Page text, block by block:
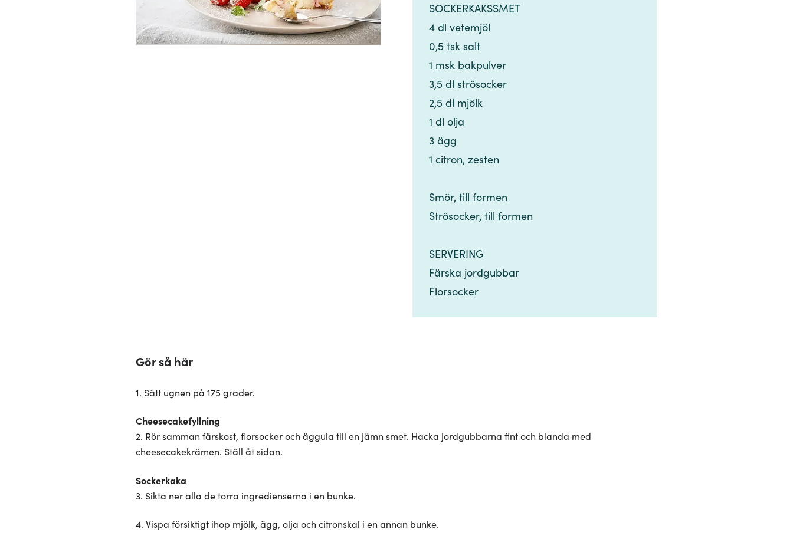
SOCKERKAKSSMET​​​​‌ ‍ ​‍​‍‌‍ ‌ ​‍‌‍‍‌‌‍‌ ‌‍‍‌‌‍ ‍​‍​‍​ ‍‍​‍​‍‌ ​ ‌‍​‌‌‍ ‍‌‍‍‌‌ ‌​‌ ‍‌​‍ ‍‌‍‍‌‌‍ ​‍​‍​‍ ​​‍​‍‌‍‍​‌ ​‍‌‍‌‌‌‍‌‍​‍​‍​ ‍‍​‍​‍‌‍‍​‌ ‌​‌ ‌​‌ ​​‌ ​ ​ ‍‍​‍ ​‍ ‌‍​ ‌‍ ‌‌ ​ ​‍ ‍‌‍​ ‌‍‌‌‌ ​‍‌ ‌‍‌‍‌‌‌ ​‍‌‍​‌​‍ ‍‌ ​ ‌‍‌‌​‍ ‌ ​​‌ ​‍‌‍ ‌‍‌​‌ ‌‌‌‍​ ‌ ‌​‌‍‍‌‌‍ ‌‍ ‍​‍ ‌‍‍‌‌‍ ‍‌ ‌​‌‍‌‌‌‍ ‍‌ ‌​​‍ ‌‍‌‌‌‍‌​‌‍‍‌‌ ‌​​‍ ‌‍ ‌‌‍ ‌‍‌​‌‍‌‌​ ‌‌ ​​‌ ​‍‌‍‌‌‌ ​ ‌‍‌‌‌‍ ‍‌ ‌​‌‍​‌‌ ‌​‌‍‍‌‌‍ ‌‍ ‍​ ‍ ‌‍‍‌‌‍‌​​ ‌​ ‌‍​ ​‍​ ​‍‌‍​‌‌‍​ ‌‍‌‌​ ‌‍​ ‍‌​‍ ‌​ ​‍​ ​‍​ ​‌​ ‌​​‍ ‌​ ‌​‌‍‌‌​ ‍‌‌‍‌​​‍ ‌‌‍​‌​ ​‌​ ‌ ​ ‌‍​‍ ‌‌‍​‍​ ​‌​ ​‌​ ​ ‌‍​‍​ ‌ ​ ​​​ ​ ​ ​‌​ ‌‍​ ‌​‌‍‌‌​ ‍ ‌ ‌​‌ ‍‌‌ ​​‌‍‌‌​ ‌‌ ​​‌‍​‌‌‍‌ ‌‍‌‌​ ‍ ‌ ​​‌‍​‌‌ ‌​‌‍‍​​ ‌‌‍​‍‌‍ ​‌‍ ‌‍​ ‌‍‍ ‌ ​ ​‍‌‌​ ‌‌‌​​‍‌‌ ‌‍‍ ‌‍‌‌‌ ‍‌​‍‌‌​ ​ ‌​‌​​‍‌‌​ ​ ‌​‌​​‍‌‌​ ​‍​ ​‍‌‍​‍​ ‌‍​ ‌​​ ​ ‌‍​‍​ ​‍‌‍‌​‌‍‌‌​‍ ‌‌‍‌​‌‍​‍‌‍​‍​ ​ ​‍ ‌​ ‌​‌‍‌​​ ‌‍​ ​ ​‍ ‌‌‍​‍​ ‍​​ ​‍​ ​​​‍ ‌‌‍‌‍​ ‌​​ ‌‍​ ​‍​ ​‍​ ‌ ‌‍‌​‌‍​‌​ ​​‌‍‌​​ ‍​​ ​ ​‍‌‌​ ​‍​ ​‍​‍‌‌​ ‌‌‌​‌​​‍ ‍‌‍​ ‌‍ ‌‍ ​‌ ‌‌‌‍ ‌‌‍ ‍‌ ​ ​‍‌‌​ ‌‌‌​​‍‌‌ ‌‍‍ ‌‍‌‌‌ ‍‌​‍‌‌​ ​ ‌​‌​​‍‌‌​ ​ ‌​‌​​‍‌‌​ ​‍​ ​‍​ ‌‌​ ‌‌‌‍‌​‌‍‌‌‌‍‌‌​ ‌ ​ ‌‍​ ‌​​ ​​​ ‍​‌‍‌‍‌‍​ ​‍‌‌​ ​‍​ ​‍​‍‌‌​ ‌‌‌​‌​​‍ ‍‌‍‍‌‌ ‌​‌‍‌‌‌‍ ‌‌ ​ ​‍‌‌​ ‌‌‌​​‍​ ‍​​‍‌‌​ ‌‌‌​‌​​ ‌‍​‍‌‍​‌‌ ​ ‌‍‌‌‌‌‌‌‌ ​‍‌‍ ​​ ‌‌‍‍​‌ ‌​‌ ‌​‌ ​​‌ ​ ​‍‌‌​ ​ ‌​​‌​‍‌‌​ ​‍‌​‌‍​‍‌‌​ ​‍‌​‌‍‌‍​ ‌‍ ‌‌ ​ ​‍ ‍‌‍​ ‌‍‌‌‌ ​‍‌ ‌‍‌‍‌‌‌ ​‍‌‍​‌​‍ ‍‌ ​ ‌‍‌‌​‍‌‍‌‍‍‌‌‍‌​​ ‌​ ‌‍​ ​‍​ ​‍‌‍​‌‌‍​ ‌‍‌‌​ ‌‍​ ‍‌​‍ ‌​ ​‍​ ​‍​ ​‌​ ‌​​‍ ‌​ ‌​‌‍‌‌​ ‍‌‌‍‌​​‍ ‌‌‍​‌​ ​‌​ ‌ ​ ‌‍​‍ ‌‌‍​‍​ ​‌​ ​‌​ ​ ‌‍​‍​ ‌ ​ ​​​ ​ ​ ​‌​ ‌‍​ ‌​‌‍‌‌​‍‌‍‌ ‌​‌ ‍‌‌ ​​‌‍‌‌​ ‌‌ ​​‌‍​‌‌‍‌ ‌‍‌‌​‍‌‍‌ ​​‌‍​‌‌ ‌​‌‍‍​​ ‌‌‍​‍‌‍ ​‌‍ ‌‍​ ‌‍‍ ‌ ​ ​‍‌‌​ ‌‌‌​​‍‌‌ ‌‍‍ ‌‍‌‌‌ ‍‌​‍‌‌​ ​ ‌​‌​​‍‌‌​ ​ ‌​‌​​‍‌‌​ ​‍​ ​‍‌‍​‍​ ‌‍​ ‌​​ ​ ‌‍​‍​ ​‍‌‍‌​‌‍‌‌​‍ ‌‌‍‌​‌‍​‍‌‍​‍​ ​ ​‍ ‌​ ‌​‌‍‌​​ ‌‍​ ​ ​‍ ‌‌‍​‍​ ‍​​ ​‍​ ​​​‍ ‌‌‍‌‍​ ‌​​ ‌‍​ ​‍​ ​‍​ ‌ ‌‍‌​‌‍​‌​ ​​‌‍‌​​ ‍​​ ​ ​‍‌‌​ ​‍​ ​‍​‍‌‌​ ‌‌‌​‌​​‍ ‍‌‍​ ‌‍ ‌‍ ​‌ ‌‌‌‍ ‌‌‍ ‍‌ ​ ​‍‌‌​ ‌‌‌​​‍‌‌ ‌‍‍ ‌‍‌‌‌ ‍‌​‍‌‌​ ​ ‌​‌​​‍‌‌​ ​ ‌​‌​​‍‌‌​ ​‍​ ​‍​ ‌‌​ ‌‌‌‍‌​‌‍‌‌‌‍‌‌​ ‌ ​ ‌‍​ ‌​​ ​​​ ‍​‌‍‌‍‌‍​ ​‍‌‌​ ​‍​ ​‍​‍‌‌​ ‌‌‌​‌​​‍ ‍‌‍‍‌‌ ‌​‌‍‌‌‌‍ ‌‌ ​ ​‍‌‌​ ‌‌‌​​‍​ ‍​​‍‌‌​ ‌‌‌​‌​​‍‌‍‌ ‌ ‌‍ ‌ ​‍‌‍‍ ‌ ​ ‌ ​​‌‍​‌‌‍​ ‌‍‌‌​ ‌‌ ​​‌ ​‍‌‍ ‌‍‌​‌ ‌‌‌‍​ ‌ ‌​‌‍‍‌‌‍ ‌‍ ‍​‍‌‍‌ ​​‌‍‌‌‌ ​‍‌ ​ ‌ ​​‌‍‌‌‌‍​ ‌ ‌​‌‍‍‌‌ ‌‍‌‍‌‌​ ‌‌ ​​‌ ‌‌‌‍​‍‌‍ ​‌‍‍‌‌ ​ ‌‍‍​‌‍‌‌‌‍‌​​‍​‍‌ ‌
4 dl vetemjöl​​​​‌ ‍ ​‍​‍‌‍ ‌ ​‍‌‍‍‌‌‍‌ ‌‍‍‌‌‍ ‍​‍​‍​ ‍‍​‍​‍‌ ​ ‌‍​‌‌‍ ‍‌‍‍‌‌ ‌​‌ ‍‌​‍ ‍‌‍‍‌‌‍ ​‍​‍​‍ ​​‍​‍‌‍‍​‌ ​‍‌‍‌‌‌‍‌‍​‍​‍​ ‍‍​‍​‍‌‍‍​‌ ‌​‌ ‌​‌ ​​‌ ​ ​ ‍‍​‍ ​‍ ‌‍​ ‌‍ ‌‌ ​ ​‍ ‍‌‍​ ‌‍‌‌‌ ​‍‌ ‌‍‌‍‌‌‌ ​‍‌‍​‌​‍ ‍‌ ​ ‌‍‌‌​‍ ‌ ​​‌ ​‍‌‍ ‌‍‌​‌ ‌‌‌‍​ ‌ ‌​‌‍‍‌‌‍ ‌‍ ‍​‍ ‌‍‍‌‌‍ ‍‌ ‌​‌‍‌‌‌‍ ‍‌ ‌​​‍ ‌‍‌‌‌‍‌​‌‍‍‌‌ ‌​​‍ ‌‍ ‌‌‍ ‌‍‌​‌‍‌‌​ ‌‌ ​​‌ ​‍‌‍‌‌‌ ​ ‌‍‌‌‌‍ ‍‌ ‌​‌‍​‌‌ ‌​‌‍‍‌‌‍ ‌‍ ‍​ ‍ ‌‍‍‌‌‍‌​​ ‌​ ‌‍​ ​‍​ ​‍‌‍​‌‌‍​ ‌‍‌‌​ ‌‍​ ‍‌​‍ ‌​ ​‍​ ​‍​ ​‌​ ‌​​‍ ‌​ ‌​‌‍‌‌​ ‍‌‌‍‌​​‍ ‌‌‍​‌​ ​‌​ ‌ ​ ‌‍​‍ ‌‌‍​‍​ ​‌​ ​‌​ ​ ‌‍​‍​ ‌ ​ ​​​ ​ ​ ​‌​ ‌‍​ ‌​‌‍‌‌​ ‍ ‌ ‌​‌ ‍‌‌ ​​‌‍‌‌​ ‌‌ ​​‌‍​‌‌‍‌ ‌‍‌‌​ ‍ ‌ ​​‌‍​‌‌ ‌​‌‍‍​​ ‌‌‍​‍‌‍ ​‌‍ ‌‍​ ‌‍‍ ‌ ​ ​‍‌‌​ ‌‌‌​​‍‌‌ ‌‍‍ ‌‍‌‌‌ ‍‌​‍‌‌​ ​ ‌​‌​​‍‌‌​ ​ ‌​‌​​‍‌‌​ ​‍​ ​‍‌‍​‍​ ‌‍​ ‌​​ ​ ‌‍​‍​ ​‍‌‍‌​‌‍‌‌​‍ ‌‌‍‌​‌‍​‍‌‍​‍​ ​ ​‍ ‌​ ‌​‌‍‌​​ ‌‍​ ​ ​‍ ‌‌‍​‍​ ‍​​ ​‍​ ​​​‍ ‌‌‍‌‍​ ‌​​ ‌‍​ ​‍​ ​‍​ ‌ ‌‍‌​‌‍​‌​ ​​‌‍‌​​ ‍​​ ​ ​‍‌‌​ ​‍​ ​‍​‍‌‌​ ‌‌‌​‌​​‍ ‍‌‍​ ‌‍ ‌‍ ​‌ ‌‌‌‍ ‌‌‍ ‍‌ ​ ​‍‌‌​ ‌‌‌​​‍‌‌ ‌‍‍ ‌‍‌‌‌ ‍‌​‍‌‌​ ​ ‌​‌​​‍‌‌​ ​ ‌​‌​​‍‌‌​ ​‍​ ​‍​ ‌‌​ ‌‌‌‍‌​‌‍‌‌‌‍‌‌​ ‌ ​ ‌‍​ ‌​​ ​​​ ‍​‌‍‌‍‌‍​ ​‍‌‌​ ​‍​ ​‍​‍‌‌​ ‌‌‌​‌​​‍ ‍‌‍‍‌‌ ‌​‌‍‌‌‌‍ ‌‌ ​ ​‍‌‌​ ‌‌‌​​‍​ ‍‌​‍‌‌​ ‌‌‌​‌​​ ‌‍​‍‌‍​‌‌ ​ ‌‍‌‌‌‌‌‌‌ ​‍‌‍ ​​ ‌‌‍‍​‌ ‌​‌ ‌​‌ ​​‌ ​ ​‍‌‌​ ​ ‌​​‌​‍‌‌​ ​‍‌​‌‍​‍‌‌​ ​‍‌​‌‍‌‍​ ‌‍ ‌‌ ​ ​‍ ‍‌‍​ ‌‍‌‌‌ ​‍‌ ‌‍‌‍‌‌‌ ​‍‌‍​‌​‍ ‍‌ ​ ‌‍‌‌​‍‌‍‌‍‍‌‌‍‌​​ ‌​ ‌‍​ ​‍​ ​‍‌‍​‌‌‍​ ‌‍‌‌​ ‌‍​ ‍‌​‍ ‌​ ​‍​ ​‍​ ​‌​ ‌​​‍ ‌​ ‌​‌‍‌‌​ ‍‌‌‍‌​​‍ ‌‌‍​‌​ ​‌​ ‌ ​ ‌‍​‍ ‌‌‍​‍​ ​‌​ ​‌​ ​ ‌‍​‍​ ‌ ​ ​​​ ​ ​ ​‌​ ‌‍​ ‌​‌‍‌‌​‍‌‍‌ ‌​‌ ‍‌‌ ​​‌‍‌‌​ ‌‌ ​​‌‍​‌‌‍‌ ‌‍‌‌​‍‌‍‌ ​​‌‍​‌‌ ‌​‌‍‍​​ ‌‌‍​‍‌‍ ​‌‍ ‌‍​ ‌‍‍ ‌ ​ ​‍‌‌​ ‌‌‌​​‍‌‌ ‌‍‍ ‌‍‌‌‌ ‍‌​‍‌‌​ ​ ‌​‌​​‍‌‌​ ​ ‌​‌​​‍‌‌​ ​‍​ ​‍‌‍​‍​ ‌‍​ ‌​​ ​ ‌‍​‍​ ​‍‌‍‌​‌‍‌‌​‍ ‌‌‍‌​‌‍​‍‌‍​‍​ ​ ​‍ ‌​ ‌​‌‍‌​​ ‌‍​ ​ ​‍ ‌‌‍​‍​ ‍​​ ​‍​ ​​​‍ ‌‌‍‌‍​ ‌​​ ‌‍​ ​‍​ ​‍​ ‌ ‌‍‌​‌‍​‌​ ​​‌‍‌​​ ‍​​ ​ ​‍‌‌​ ​‍​ ​‍​‍‌‌​ ‌‌‌​‌​​‍ ‍‌‍​ ‌‍ ‌‍ ​‌ ‌‌‌‍ ‌‌‍ ‍‌ ​ ​‍‌‌​ ‌‌‌​​‍‌‌ ‌‍‍ ‌‍‌‌‌ ‍‌​‍‌‌​ ​ ‌​‌​​‍‌‌​ ​ ‌​‌​​‍‌‌​ ​‍​ ​‍​ ‌‌​ ‌‌‌‍‌​‌‍‌‌‌‍‌‌​ ‌ ​ ‌‍​ ‌​​ ​​​ ‍​‌‍‌‍‌‍​ ​‍‌‌​ ​‍​ ​‍​‍‌‌​ ‌‌‌​‌​​‍ ‍‌‍‍‌‌ ‌​‌‍‌‌‌‍ ‌‌ ​ ​‍‌‌​ ‌‌‌​​‍​ ‍‌​‍‌‌​ ‌‌‌​‌​​‍‌‍‌ ‌ ‌‍ ‌ ​‍‌‍‍ ‌ ​ ‌ ​​‌‍​‌‌‍​ ‌‍‌‌​ ‌‌ ​​‌ ​‍‌‍ ‌‍‌​‌ ‌‌‌‍​ ‌ ‌​‌‍‍‌‌‍ ‌‍ ‍​‍‌‍‌ ​​‌‍‌‌‌ ​‍‌ ​ ‌ ​​‌‍‌‌‌‍​ ‌ ‌​‌‍‍‌‌ ‌‍‌‍‌‌​ ‌‌ ​​‌ ‌‌‌‍​‍‌‍ ​‌‍‍‌‌ ​ ‌‍‍​‌‍‌‌‌‍‌​​‍​‍‌ ‌
0,5 tsk salt​​​​‌ ‍ ​‍​‍‌‍ ‌ ​‍‌‍‍‌‌‍‌ ‌‍‍‌‌‍ ‍​‍​‍​ ‍‍​‍​‍‌ ​ ‌‍​‌‌‍ ‍‌‍‍‌‌ ‌​‌ ‍‌​‍ ‍‌‍‍‌‌‍ ​‍​‍​‍ ​​‍​‍‌‍‍​‌ ​‍‌‍‌‌‌‍‌‍​‍​‍​ ‍‍​‍​‍‌‍‍​‌ ‌​‌ ‌​‌ ​​‌ ​ ​ ‍‍​‍ ​‍ ‌‍​ ‌‍ ‌‌ ​ ​‍ ‍‌‍​ ‌‍‌‌‌ ​‍‌ ‌‍‌‍‌‌‌ ​‍‌‍​‌​‍ ‍‌ ​ ‌‍‌‌​‍ ‌ ​​‌ ​‍‌‍ ‌‍‌​‌ ‌‌‌‍​ ‌ ‌​‌‍‍‌‌‍ ‌‍ ‍​‍ ‌‍‍‌‌‍ ‍‌ ‌​‌‍‌‌‌‍ ‍‌ ‌​​‍ ‌‍‌‌‌‍‌​‌‍‍‌‌ ‌​​‍ ‌‍ ‌‌‍ ‌‍‌​‌‍‌‌​ ‌‌ ​​‌ ​‍‌‍‌‌‌ ​ ‌‍‌‌‌‍ ‍‌ ‌​‌‍​‌‌ ‌​‌‍‍‌‌‍ ‌‍ ‍​ ‍ ‌‍‍‌‌‍‌​​ ‌​ ‌‍​ ​‍​ ​‍‌‍​‌‌‍​ ‌‍‌‌​ ‌‍​ ‍‌​‍ ‌​ ​‍​ ​‍​ ​‌​ ‌​​‍ ‌​ ‌​‌‍‌‌​ ‍‌‌‍‌​​‍ ‌‌‍​‌​ ​‌​ ‌ ​ ‌‍​‍ ‌‌‍​‍​ ​‌​ ​‌​ ​ ‌‍​‍​ ‌ ​ ​​​ ​ ​ ​‌​ ‌‍​ ‌​‌‍‌‌​ ‍ ‌ ‌​‌ ‍‌‌ ​​‌‍‌‌​ ‌‌ ​​‌‍​‌‌‍‌ ‌‍‌‌​ ‍ ‌ ​​‌‍​‌‌ ‌​‌‍‍​​ ‌‌‍​‍‌‍ ​‌‍ ‌‍​ ‌‍‍ ‌ ​ ​‍‌‌​ ‌‌‌​​‍‌‌ ‌‍‍ ‌‍‌‌‌ ‍‌​‍‌‌​ ​ ‌​‌​​‍‌‌​ ​ ‌​‌​​‍‌‌​ ​‍​ ​‍‌‍​‍​ ‌‍​ ‌​​ ​ ‌‍​‍​ ​‍‌‍‌​‌‍‌‌​‍ ‌‌‍‌​‌‍​‍‌‍​‍​ ​ ​‍ ‌​ ‌​‌‍‌​​ ‌‍​ ​ ​‍ ‌‌‍​‍​ ‍​​ ​‍​ ​​​‍ ‌‌‍‌‍​ ‌​​ ‌‍​ ​‍​ ​‍​ ‌ ‌‍‌​‌‍​‌​ ​​‌‍‌​​ ‍​​ ​ ​‍‌‌​ ​‍​ ​‍​‍‌‌​ ‌‌‌​‌​​‍ ‍‌‍​ ‌‍ ‌‍ ​‌ ‌‌‌‍ ‌‌‍ ‍‌ ​ ​‍‌‌​ ‌‌‌​​‍‌‌ ‌‍‍ ‌‍‌‌‌ ‍‌​‍‌‌​ ​ ‌​‌​​‍‌‌​ ​ ‌​‌​​‍‌‌​ ​‍​ ​‍​ ‌‌​ ‌‌‌‍‌​‌‍‌‌‌‍‌‌​ ‌ ​ ‌‍​ ‌​​ ​​​ ‍​‌‍‌‍‌‍​ ​‍‌‌​ ​‍​ ​‍​‍‌‌​ ‌‌‌​‌​​‍ ‍‌‍‍‌‌ ‌​‌‍‌‌‌‍ ‌‌ ​ ​‍‌‌​ ‌‌‌​​‍​ ​‌​ ​​​‍‌‌​ ‌‌‌​‌​​ ‌‍​‍‌‍​‌‌ ​ ‌‍‌‌‌‌‌‌‌ ​‍‌‍ ​​ ‌‌‍‍​‌ ‌​‌ ‌​‌ ​​‌ ​ ​‍‌‌​ ​ ‌​​‌​‍‌‌​ ​‍‌​‌‍​‍‌‌​ ​‍‌​‌‍‌‍​ ‌‍ ‌‌ ​ ​‍ ‍‌‍​ ‌‍‌‌‌ ​‍‌ ‌‍‌‍‌‌‌ ​‍‌‍​‌​‍ ‍‌ ​ ‌‍‌‌​‍‌‍‌‍‍‌‌‍‌​​ ‌​ ‌‍​ ​‍​ ​‍‌‍​‌‌‍​ ‌‍‌‌​ ‌‍​ ‍‌​‍ ‌​ ​‍​ ​‍​ ​‌​ ‌​​‍ ‌​ ‌​‌‍‌‌​ ‍‌‌‍‌​​‍ ‌‌‍​‌​ ​‌​ ‌ ​ ‌‍​‍ ‌‌‍​‍​ ​‌​ ​‌​ ​ ‌‍​‍​ ‌ ​ ​​​ ​ ​ ​‌​ ‌‍​ ‌​‌‍‌‌​‍‌‍‌ ‌​‌ ‍‌‌ ​​‌‍‌‌​ ‌‌ ​​‌‍​‌‌‍‌ ‌‍‌‌​‍‌‍‌ ​​‌‍​‌‌ ‌​‌‍‍​​ ‌‌‍​‍‌‍ ​‌‍ ‌‍​ ‌‍‍ ‌ ​ ​‍‌‌​ ‌‌‌​​‍‌‌ ‌‍‍ ‌‍‌‌‌ ‍‌​‍‌‌​ ​ ‌​‌​​‍‌‌​ ​ ‌​‌​​‍‌‌​ ​‍​ ​‍‌‍​‍​ ‌‍​ ‌​​ ​ ‌‍​‍​ ​‍‌‍‌​‌‍‌‌​‍ ‌‌‍‌​‌‍​‍‌‍​‍​ ​ ​‍ ‌​ ‌​‌‍‌​​ ‌‍​ ​ ​‍ ‌‌‍​‍​ ‍​​ ​‍​ ​​​‍ ‌‌‍‌‍​ ‌​​ ‌‍​ ​‍​ ​‍​ ‌ ‌‍‌​‌‍​‌​ ​​‌‍‌​​ ‍​​ ​ ​‍‌‌​ ​‍​ ​‍​‍‌‌​ ‌‌‌​‌​​‍ ‍‌‍​ ‌‍ ‌‍ ​‌ ‌‌‌‍ ‌‌‍ ‍‌ ​ ​‍‌‌​ ‌‌‌​​‍‌‌ ‌‍‍ ‌‍‌‌‌ ‍‌​‍‌‌​ ​ ‌​‌​​‍‌‌​ ​ ‌​‌​​‍‌‌​ ​‍​ ​‍​ ‌‌​ ‌‌‌‍‌​‌‍‌‌‌‍‌‌​ ‌ ​ ‌‍​ ‌​​ ​​​ ‍​‌‍‌‍‌‍​ ​‍‌‌​ ​‍​ ​‍​‍‌‌​ ‌‌‌​‌​​‍ ‍‌‍‍‌‌ ‌​‌‍‌‌‌‍ ‌‌ ​ ​‍‌‌​ ‌‌‌​​‍​ ​‌​ ​​​‍‌‌​ ‌‌‌​‌​​‍‌‍‌ ‌ ‌‍ ‌ ​‍‌‍‍ ‌ ​ ‌ ​​‌‍​‌‌‍​ ‌‍‌‌​ ‌‌ ​​‌ ​‍‌‍ ‌‍‌​‌ ‌‌‌‍​ ‌ ‌​‌‍‍‌‌‍ ‌‍ ‍​‍‌‍‌ ​​‌‍‌‌‌ ​‍‌ ​ ‌ ​​‌‍‌‌‌‍​ ‌ ‌​‌‍‍‌‌ ‌‍‌‍‌‌​ ‌‌ ​​‌ ‌‌‌‍​‍‌‍ ​‌‍‍‌‌ ​ ‌‍‍​‌‍‌‌‌‍‌​​‍​‍‌ ‌
1 msk bakpulver​​​​‌ ‍ ​‍​‍‌‍ ‌ ​‍‌‍‍‌‌‍‌ ‌‍‍‌‌‍ ‍​‍​‍​ ‍‍​‍​‍‌ ​ ‌‍​‌‌‍ ‍‌‍‍‌‌ ‌​‌ ‍‌​‍ ‍‌‍‍‌‌‍ ​‍​‍​‍ ​​‍​‍‌‍‍​‌ ​‍‌‍‌‌‌‍‌‍​‍​‍​ ‍‍​‍​‍‌‍‍​‌ ‌​‌ ‌​‌ ​​‌ ​ ​ ‍‍​‍ ​‍ ‌‍​ ‌‍ ‌‌ ​ ​‍ ‍‌‍​ ‌‍‌‌‌ ​‍‌ ‌‍‌‍‌‌‌ ​‍‌‍​‌​‍ ‍‌ ​ ‌‍‌‌​‍ ‌ ​​‌ ​‍‌‍ ‌‍‌​‌ ‌‌‌‍​ ‌ ‌​‌‍‍‌‌‍ ‌‍ ‍​‍ ‌‍‍‌‌‍ ‍‌ ‌​‌‍‌‌‌‍ ‍‌ ‌​​‍ ‌‍‌‌‌‍‌​‌‍‍‌‌ ‌​​‍ ‌‍ ‌‌‍ ‌‍‌​‌‍‌‌​ ‌‌ ​​‌ ​‍‌‍‌‌‌ ​ ‌‍‌‌‌‍ ‍‌ ‌​‌‍​‌‌ ‌​‌‍‍‌‌‍ ‌‍ ‍​ ‍ ‌‍‍‌‌‍‌​​ ‌​ ‌‍​ ​‍​ ​‍‌‍​‌‌‍​ ‌‍‌‌​ ‌‍​ ‍‌​‍ ‌​ ​‍​ ​‍​ ​‌​ ‌​​‍ ‌​ ‌​‌‍‌‌​ ‍‌‌‍‌​​‍ ‌‌‍​‌​ ​‌​ ‌ ​ ‌‍​‍ ‌‌‍​‍​ ​‌​ ​‌​ ​ ‌‍​‍​ ‌ ​ ​​​ ​ ​ ​‌​ ‌‍​ ‌​‌‍‌‌​ ‍ ‌ ‌​‌ ‍‌‌ ​​‌‍‌‌​ ‌‌ ​​‌‍​‌‌‍‌ ‌‍‌‌​ ‍ ‌ ​​‌‍​‌‌ ‌​‌‍‍​​ ‌‌‍​‍‌‍ ​‌‍ ‌‍​ ‌‍‍ ‌ ​ ​‍‌‌​ ‌‌‌​​‍‌‌ ‌‍‍ ‌‍‌‌‌ ‍‌​‍‌‌​ ​ ‌​‌​​‍‌‌​ ​ ‌​‌​​‍‌‌​ ​‍​ ​‍‌‍​‍​ ‌‍​ ‌​​ ​ ‌‍​‍​ ​‍‌‍‌​‌‍‌‌​‍ ‌‌‍‌​‌‍​‍‌‍​‍​ ​ ​‍ ‌​ ‌​‌‍‌​​ ‌‍​ ​ ​‍ ‌‌‍​‍​ ‍​​ ​‍​ ​​​‍ ‌‌‍‌‍​ ‌​​ ‌‍​ ​‍​ ​‍​ ‌ ‌‍‌​‌‍​‌​ ​​‌‍‌​​ ‍​​ ​ ​‍‌‌​ ​‍​ ​‍​‍‌‌​ ‌‌‌​‌​​‍ ‍‌‍​ ‌‍ ‌‍ ​‌ ‌‌‌‍ ‌‌‍ ‍‌ ​ ​‍‌‌​ ‌‌‌​​‍‌‌ ‌‍‍ ‌‍‌‌‌ ‍‌​‍‌‌​ ​ ‌​‌​​‍‌‌​ ​ ‌​‌​​‍‌‌​ ​‍​ ​‍​ ‌‌​ ‌‌‌‍‌​‌‍‌‌‌‍‌‌​ ‌ ​ ‌‍​ ‌​​ ​​​ ‍​‌‍‌‍‌‍​ ​‍‌‌​ ​‍​ ​‍​‍‌‌​ ‌‌‌​‌​​‍ ‍‌‍‍‌‌ ‌​‌‍‌‌‌‍ ‌‌ ​ ​‍‌‌​ ‌‌‌​​‍​ ​‌​ ​‌​‍‌‌​ ‌‌‌​‌​​ ‌‍​‍‌‍​‌‌ ​ ‌‍‌‌‌‌‌‌‌ ​‍‌‍ ​​ ‌‌‍‍​‌ ‌​‌ ‌​‌ ​​‌ ​ ​‍‌‌​ ​ ‌​​‌​‍‌‌​ ​‍‌​‌‍​‍‌‌​ ​‍‌​‌‍‌‍​ ‌‍ ‌‌ ​ ​‍ ‍‌‍​ ‌‍‌‌‌ ​‍‌ ‌‍‌‍‌‌‌ ​‍‌‍​‌​‍ ‍‌ ​ ‌‍‌‌​‍‌‍‌‍‍‌‌‍‌​​ ‌​ ‌‍​ ​‍​ ​‍‌‍​‌‌‍​ ‌‍‌‌​ ‌‍​ ‍‌​‍ ‌​ ​‍​ ​‍​ ​‌​ ‌​​‍ ‌​ ‌​‌‍‌‌​ ‍‌‌‍‌​​‍ ‌‌‍​‌​ ​‌​ ‌ ​ ‌‍​‍ ‌‌‍​‍​ ​‌​ ​‌​ ​ ‌‍​‍​ ‌ ​ ​​​ ​ ​ ​‌​ ‌‍​ ‌​‌‍‌‌​‍‌‍‌ ‌​‌ ‍‌‌ ​​‌‍‌‌​ ‌‌ ​​‌‍​‌‌‍‌ ‌‍‌‌​‍‌‍‌ ​​‌‍​‌‌ ‌​‌‍‍​​ ‌‌‍​‍‌‍ ​‌‍ ‌‍​ ‌‍‍ ‌ ​ ​‍‌‌​ ‌‌‌​​‍‌‌ ‌‍‍ ‌‍‌‌‌ ‍‌​‍‌‌​ ​ ‌​‌​​‍‌‌​ ​ ‌​‌​​‍‌‌​ ​‍​ ​‍‌‍​‍​ ‌‍​ ‌​​ ​ ‌‍​‍​ ​‍‌‍‌​‌‍‌‌​‍ ‌‌‍‌​‌‍​‍‌‍​‍​ ​ ​‍ ‌​ ‌​‌‍‌​​ ‌‍​ ​ ​‍ ‌‌‍​‍​ ‍​​ ​‍​ ​​​‍ ‌‌‍‌‍​ ‌​​ ‌‍​ ​‍​ ​‍​ ‌ ‌‍‌​‌‍​‌​ ​​‌‍‌​​ ‍​​ ​ ​‍‌‌​ ​‍​ ​‍​‍‌‌​ ‌‌‌​‌​​‍ ‍‌‍​ ‌‍ ‌‍ ​‌ ‌‌‌‍ ‌‌‍ ‍‌ ​ ​‍‌‌​ ‌‌‌​​‍‌‌ ‌‍‍ ‌‍‌‌‌ ‍‌​‍‌‌​ ​ ‌​‌​​‍‌‌​ ​ ‌​‌​​‍‌‌​ ​‍​ ​‍​ ‌‌​ ‌‌‌‍‌​‌‍‌‌‌‍‌‌​ ‌ ​ ‌‍​ ‌​​ ​​​ ‍​‌‍‌‍‌‍​ ​‍‌‌​ ​‍​ ​‍​‍‌‌​ ‌‌‌​‌​​‍ ‍‌‍‍‌‌ ‌​‌‍‌‌‌‍ ‌‌ ​ ​‍‌‌​ ‌‌‌​​‍​ ​‌​ ​‌​‍‌‌​ ‌‌‌​‌​​‍‌‍‌ ‌ ‌‍ ‌ ​‍‌‍‍ ‌ ​ ‌ ​​‌‍​‌‌‍​ ‌‍‌‌​ ‌‌ ​​‌ ​‍‌‍ ‌‍‌​‌ ‌‌‌‍​ ‌ ‌​‌‍‍‌‌‍ ‌‍ ‍​‍‌‍‌ ​​‌‍‌‌‌ ​‍‌ ​ ‌ ​​‌‍‌‌‌‍​ ‌ ‌​‌‍‍‌‌ ‌‍‌‍‌‌​ ‌‌ ​​‌ ‌‌‌‍​‍‌‍ ​‌‍‍‌‌ ​ ‌‍‍​‌‍‌‌‌‍‌​​‍​‍‌ ‌
3,5 dl strösocker​​​​‌ ‍ ​‍​‍‌‍ ‌ ​‍‌‍‍‌‌‍‌ ‌‍‍‌‌‍ ‍​‍​‍​ ‍‍​‍​‍‌ ​ ‌‍​‌‌‍ ‍‌‍‍‌‌ ‌​‌ ‍‌​‍ ‍‌‍‍‌‌‍ ​‍​‍​‍ ​​‍​‍‌‍‍​‌ ​‍‌‍‌‌‌‍‌‍​‍​‍​ ‍‍​‍​‍‌‍‍​‌ ‌​‌ ‌​‌ ​​‌ ​ ​ ‍‍​‍ ​‍ ‌‍​ ‌‍ ‌‌ ​ ​‍ ‍‌‍​ ‌‍‌‌‌ ​‍‌ ‌‍‌‍‌‌‌ ​‍‌‍​‌​‍ ‍‌ ​ ‌‍‌‌​‍ ‌ ​​‌ ​‍‌‍ ‌‍‌​‌ ‌‌‌‍​ ‌ ‌​‌‍‍‌‌‍ ‌‍ ‍​‍ ‌‍‍‌‌‍ ‍‌ ‌​‌‍‌‌‌‍ ‍‌ ‌​​‍ ‌‍‌‌‌‍‌​‌‍‍‌‌ ‌​​‍ ‌‍ ‌‌‍ ‌‍‌​‌‍‌‌​ ‌‌ ​​‌ ​‍‌‍‌‌‌ ​ ‌‍‌‌‌‍ ‍‌ ‌​‌‍​‌‌ ‌​‌‍‍‌‌‍ ‌‍ ‍​ ‍ ‌‍‍‌‌‍‌​​ ‌​ ‌‍​ ​‍​ ​‍‌‍​‌‌‍​ ‌‍‌‌​ ‌‍​ ‍‌​‍ ‌​ ​‍​ ​‍​ ​‌​ ‌​​‍ ‌​ ‌​‌‍‌‌​ ‍‌‌‍‌​​‍ ‌‌‍​‌​ ​‌​ ‌ ​ ‌‍​‍ ‌‌‍​‍​ ​‌​ ​‌​ ​ ‌‍​‍​ ‌ ​ ​​​ ​ ​ ​‌​ ‌‍​ ‌​‌‍‌‌​ ‍ ‌ ‌​‌ ‍‌‌ ​​‌‍‌‌​ ‌‌ ​​‌‍​‌‌‍‌ ‌‍‌‌​ ‍ ‌ ​​‌‍​‌‌ ‌​‌‍‍​​ ‌‌‍​‍‌‍ ​‌‍ ‌‍​ ‌‍‍ ‌ ​ ​‍‌‌​ ‌‌‌​​‍‌‌ ‌‍‍ ‌‍‌‌‌ ‍‌​‍‌‌​ ​ ‌​‌​​‍‌‌​ ​ ‌​‌​​‍‌‌​ ​‍​ ​‍‌‍​‍​ ‌‍​ ‌​​ ​ ‌‍​‍​ ​‍‌‍‌​‌‍‌‌​‍ ‌‌‍‌​‌‍​‍‌‍​‍​ ​ ​‍ ‌​ ‌​‌‍‌​​ ‌‍​ ​ ​‍ ‌‌‍​‍​ ‍​​ ​‍​ ​​​‍ ‌‌‍‌‍​ ‌​​ ‌‍​ ​‍​ ​‍​ ‌ ‌‍‌​‌‍​‌​ ​​‌‍‌​​ ‍​​ ​ ​‍‌‌​ ​‍​ ​‍​‍‌‌​ ‌‌‌​‌​​‍ ‍‌‍​ ‌‍ ‌‍ ​‌ ‌‌‌‍ ‌‌‍ ‍‌ ​ ​‍‌‌​ ‌‌‌​​‍‌‌ ‌‍‍ ‌‍‌‌‌ ‍‌​‍‌‌​ ​ ‌​‌​​‍‌‌​ ​ ‌​‌​​‍‌‌​ ​‍​ ​‍​ ‌‌​ ‌‌‌‍‌​‌‍‌‌‌‍‌‌​ ‌ ​ ‌‍​ ‌​​ ​​​ ‍​‌‍‌‍‌‍​ ​‍‌‌​ ​‍​ ​‍​‍‌‌​ ‌‌‌​‌​​‍ ‍‌‍‍‌‌ ‌​‌‍‌‌‌‍ ‌‌ ​ ​‍‌‌​ ‌‌‌​​‍​ ​‌​ ​‍​‍‌‌​ ‌‌‌​‌​​ ‌‍​‍‌‍​‌‌ ​ ‌‍‌‌‌‌‌‌‌ ​‍‌‍ ​​ ‌‌‍‍​‌ ‌​‌ ‌​‌ ​​‌ ​ ​‍‌‌​ ​ ‌​​‌​‍‌‌​ ​‍‌​‌‍​‍‌‌​ ​‍‌​‌‍‌‍​ ‌‍ ‌‌ ​ ​‍ ‍‌‍​ ‌‍‌‌‌ ​‍‌ ‌‍‌‍‌‌‌ ​‍‌‍​‌​‍ ‍‌ ​ ‌‍‌‌​‍‌‍‌‍‍‌‌‍‌​​ ‌​ ‌‍​ ​‍​ ​‍‌‍​‌‌‍​ ‌‍‌‌​ ‌‍​ ‍‌​‍ ‌​ ​‍​ ​‍​ ​‌​ ‌​​‍ ‌​ ‌​‌‍‌‌​ ‍‌‌‍‌​​‍ ‌‌‍​‌​ ​‌​ ‌ ​ ‌‍​‍ ‌‌‍​‍​ ​‌​ ​‌​ ​ ‌‍​‍​ ‌ ​ ​​​ ​ ​ ​‌​ ‌‍​ ‌​‌‍‌‌​‍‌‍‌ ‌​‌ ‍‌‌ ​​‌‍‌‌​ ‌‌ ​​‌‍​‌‌‍‌ ‌‍‌‌​‍‌‍‌ ​​‌‍​‌‌ ‌​‌‍‍​​ ‌‌‍​‍‌‍ ​‌‍ ‌‍​ ‌‍‍ ‌ ​ ​‍‌‌​ ‌‌‌​​‍‌‌ ‌‍‍ ‌‍‌‌‌ ‍‌​‍‌‌​ ​ ‌​‌​​‍‌‌​ ​ ‌​‌​​‍‌‌​ ​‍​ ​‍‌‍​‍​ ‌‍​ ‌​​ ​ ‌‍​‍​ ​‍‌‍‌​‌‍‌‌​‍ ‌‌‍‌​‌‍​‍‌‍​‍​ ​ ​‍ ‌​ ‌​‌‍‌​​ ‌‍​ ​ ​‍ ‌‌‍​‍​ ‍​​ ​‍​ ​​​‍ ‌‌‍‌‍​ ‌​​ ‌‍​ ​‍​ ​‍​ ‌ ‌‍‌​‌‍​‌​ ​​‌‍‌​​ ‍​​ ​ ​‍‌‌​ ​‍​ ​‍​‍‌‌​ ‌‌‌​‌​​‍ ‍‌‍​ ‌‍ ‌‍ ​‌ ‌‌‌‍ ‌‌‍ ‍‌ ​ ​‍‌‌​ ‌‌‌​​‍‌‌ ‌‍‍ ‌‍‌‌‌ ‍‌​‍‌‌​ ​ ‌​‌​​‍‌‌​ ​ ‌​‌​​‍‌‌​ ​‍​ ​‍​ ‌‌​ ‌‌‌‍‌​‌‍‌‌‌‍‌‌​ ‌ ​ ‌‍​ ‌​​ ​​​ ‍​‌‍‌‍‌‍​ ​‍‌‌​ ​‍​ ​‍​‍‌‌​ ‌‌‌​‌​​‍ ‍‌‍‍‌‌ ‌​‌‍‌‌‌‍ ‌‌ ​ ​‍‌‌​ ‌‌‌​​‍​ ​‌​ ​‍​‍‌‌​ ‌‌‌​‌​​‍‌‍‌ ‌ ‌‍ ‌ ​‍‌‍‍ ‌ ​ ‌ ​​‌‍​‌‌‍​ ‌‍‌‌​ ‌‌ ​​‌ ​‍‌‍ ‌‍‌​‌ ‌‌‌‍​ ‌ ‌​‌‍‍‌‌‍ ‌‍ ‍​‍‌‍‌ ​​‌‍‌‌‌ ​‍‌ ​ ‌ ​​‌‍‌‌‌‍​ ‌ ‌​‌‍‍‌‌ ‌‍‌‍‌‌​ ‌‌ ​​‌ ‌‌‌‍​‍‌‍ ​‌‍‍‌‌ ​ ‌‍‍​‌‍‌‌‌‍‌​​‍​‍‌ ‌
2,5 dl mjölk​​​​‌ ‍ ​‍​‍‌‍ ‌ ​‍‌‍‍‌‌‍‌ ‌‍‍‌‌‍ ‍​‍​‍​ ‍‍​‍​‍‌ ​ ‌‍​‌‌‍ ‍‌‍‍‌‌ ‌​‌ ‍‌​‍ ‍‌‍‍‌‌‍ ​‍​‍​‍ ​​‍​‍‌‍‍​‌ ​‍‌‍‌‌‌‍‌‍​‍​‍​ ‍‍​‍​‍‌‍‍​‌ ‌​‌ ‌​‌ ​​‌ ​ ​ ‍‍​‍ ​‍ ‌‍​ ‌‍ ‌‌ ​ ​‍ ‍‌‍​ ‌‍‌‌‌ ​‍‌ ‌‍‌‍‌‌‌ ​‍‌‍​‌​‍ ‍‌ ​ ‌‍‌‌​‍ ‌ ​​‌ ​‍‌‍ ‌‍‌​‌ ‌‌‌‍​ ‌ ‌​‌‍‍‌‌‍ ‌‍ ‍​‍ ‌‍‍‌‌‍ ‍‌ ‌​‌‍‌‌‌‍ ‍‌ ‌​​‍ ‌‍‌‌‌‍‌​‌‍‍‌‌ ‌​​‍ ‌‍ ‌‌‍ ‌‍‌​‌‍‌‌​ ‌‌ ​​‌ ​‍‌‍‌‌‌ ​ ‌‍‌‌‌‍ ‍‌ ‌​‌‍​‌‌ ‌​‌‍‍‌‌‍ ‌‍ ‍​ ‍ ‌‍‍‌‌‍‌​​ ‌​ ‌‍​ ​‍​ ​‍‌‍​‌‌‍​ ‌‍‌‌​ ‌‍​ ‍‌​‍ ‌​ ​‍​ ​‍​ ​‌​ ‌​​‍ ‌​ ‌​‌‍‌‌​ ‍‌‌‍‌​​‍ ‌‌‍​‌​ ​‌​ ‌ ​ ‌‍​‍ ‌‌‍​‍​ ​‌​ ​‌​ ​ ‌‍​‍​ ‌ ​ ​​​ ​ ​ ​‌​ ‌‍​ ‌​‌‍‌‌​ ‍ ‌ ‌​‌ ‍‌‌ ​​‌‍‌‌​ ‌‌ ​​‌‍​‌‌‍‌ ‌‍‌‌​ ‍ ‌ ​​‌‍​‌‌ ‌​‌‍‍​​ ‌‌‍​‍‌‍ ​‌‍ ‌‍​ ‌‍‍ ‌ ​ ​‍‌‌​ ‌‌‌​​‍‌‌ ‌‍‍ ‌‍‌‌‌ ‍‌​‍‌‌​ ​ ‌​‌​​‍‌‌​ ​ ‌​‌​​‍‌‌​ ​‍​ ​‍‌‍​‍​ ‌‍​ ‌​​ ​ ‌‍​‍​ ​‍‌‍‌​‌‍‌‌​‍ ‌‌‍‌​‌‍​‍‌‍​‍​ ​ ​‍ ‌​ ‌​‌‍‌​​ ‌‍​ ​ ​‍ ‌‌‍​‍​ ‍​​ ​‍​ ​​​‍ ‌‌‍‌‍​ ‌​​ ‌‍​ ​‍​ ​‍​ ‌ ‌‍‌​‌‍​‌​ ​​‌‍‌​​ ‍​​ ​ ​‍‌‌​ ​‍​ ​‍​‍‌‌​ ‌‌‌​‌​​‍ ‍‌‍​ ‌‍ ‌‍ ​‌ ‌‌‌‍ ‌‌‍ ‍‌ ​ ​‍‌‌​ ‌‌‌​​‍‌‌ ‌‍‍ ‌‍‌‌‌ ‍‌​‍‌‌​ ​ ‌​‌​​‍‌‌​ ​ ‌​‌​​‍‌‌​ ​‍​ ​‍​ ‌‌​ ‌‌‌‍‌​‌‍‌‌‌‍‌‌​ ‌ ​ ‌‍​ ‌​​ ​​​ ‍​‌‍‌‍‌‍​ ​‍‌‌​ ​‍​ ​‍​‍‌‌​ ‌‌‌​‌​​‍ ‍‌‍‍‌‌ ‌​‌‍‌‌‌‍ ‌‌ ​ ​‍‌‌​ ‌‌‌​​‍​ ​‌​ ​ ​‍‌‌​ ‌‌‌​‌​​ ‌‍​‍‌‍​‌‌ ​ ‌‍‌‌‌‌‌‌‌ ​‍‌‍ ​​ ‌‌‍‍​‌ ‌​‌ ‌​‌ ​​‌ ​ ​‍‌‌​ ​ ‌​​‌​‍‌‌​ ​‍‌​‌‍​‍‌‌​ ​‍‌​‌‍‌‍​ ‌‍ ‌‌ ​ ​‍ ‍‌‍​ ‌‍‌‌‌ ​‍‌ ‌‍‌‍‌‌‌ ​‍‌‍​‌​‍ ‍‌ ​ ‌‍‌‌​‍‌‍‌‍‍‌‌‍‌​​ ‌​ ‌‍​ ​‍​ ​‍‌‍​‌‌‍​ ‌‍‌‌​ ‌‍​ ‍‌​‍ ‌​ ​‍​ ​‍​ ​‌​ ‌​​‍ ‌​ ‌​‌‍‌‌​ ‍‌‌‍‌​​‍ ‌‌‍​‌​ ​‌​ ‌ ​ ‌‍​‍ ‌‌‍​‍​ ​‌​ ​‌​ ​ ‌‍​‍​ ‌ ​ ​​​ ​ ​ ​‌​ ‌‍​ ‌​‌‍‌‌​‍‌‍‌ ‌​‌ ‍‌‌ ​​‌‍‌‌​ ‌‌ ​​‌‍​‌‌‍‌ ‌‍‌‌​‍‌‍‌ ​​‌‍​‌‌ ‌​‌‍‍​​ ‌‌‍​‍‌‍ ​‌‍ ‌‍​ ‌‍‍ ‌ ​ ​‍‌‌​ ‌‌‌​​‍‌‌ ‌‍‍ ‌‍‌‌‌ ‍‌​‍‌‌​ ​ ‌​‌​​‍‌‌​ ​ ‌​‌​​‍‌‌​ ​‍​ ​‍‌‍​‍​ ‌‍​ ‌​​ ​ ‌‍​‍​ ​‍‌‍‌​‌‍‌‌​‍ ‌‌‍‌​‌‍​‍‌‍​‍​ ​ ​‍ ‌​ ‌​‌‍‌​​ ‌‍​ ​ ​‍ ‌‌‍​‍​ ‍​​ ​‍​ ​​​‍ ‌‌‍‌‍​ ‌​​ ‌‍​ ​‍​ ​‍​ ‌ ‌‍‌​‌‍​‌​ ​​‌‍‌​​ ‍​​ ​ ​‍‌‌​ ​‍​ ​‍​‍‌‌​ ‌‌‌​‌​​‍ ‍‌‍​ ‌‍ ‌‍ ​‌ ‌‌‌‍ ‌‌‍ ‍‌ ​ ​‍‌‌​ ‌‌‌​​‍‌‌ ‌‍‍ ‌‍‌‌‌ ‍‌​‍‌‌​ ​ ‌​‌​​‍‌‌​ ​ ‌​‌​​‍‌‌​ ​‍​ ​‍​ ‌‌​ ‌‌‌‍‌​‌‍‌‌‌‍‌‌​ ‌ ​ ‌‍​ ‌​​ ​​​ ‍​‌‍‌‍‌‍​ ​‍‌‌​ ​‍​ ​‍​‍‌‌​ ‌‌‌​‌​​‍ ‍‌‍‍‌‌ ‌​‌‍‌‌‌‍ ‌‌ ​ ​‍‌‌​ ‌‌‌​​‍​ ​‌​ ​ ​‍‌‌​ ‌‌‌​‌​​‍‌‍‌ ‌ ‌‍ ‌ ​‍‌‍‍ ‌ ​ ‌ ​​‌‍​‌‌‍​ ‌‍‌‌​ ‌‌ ​​‌ ​‍‌‍ ‌‍‌​‌ ‌‌‌‍​ ‌ ‌​‌‍‍‌‌‍ ‌‍ ‍​‍‌‍‌ ​​‌‍‌‌‌ ​‍‌ ​ ‌ ​​‌‍‌‌‌‍​ ‌ ‌​‌‍‍‌‌ ‌‍‌‍‌‌​ ‌‌ ​​‌ ‌‌‌‍​‍‌‍ ​‌‍‍‌‌ ​ ‌‍‍​‌‍‌‌‌‍‌​​‍​‍‌ ‌
1 dl olja​​​​‌ ‍ ​‍​‍‌‍ ‌ ​‍‌‍‍‌‌‍‌ ‌‍‍‌‌‍ ‍​‍​‍​ ‍‍​‍​‍‌ ​ ‌‍​‌‌‍ ‍‌‍‍‌‌ ‌​‌ ‍‌​‍ ‍‌‍‍‌‌‍ ​‍​‍​‍ ​​‍​‍‌‍‍​‌ ​‍‌‍‌‌‌‍‌‍​‍​‍​ ‍‍​‍​‍‌‍‍​‌ ‌​‌ ‌​‌ ​​‌ ​ ​ ‍‍​‍ ​‍ ‌‍​ ‌‍ ‌‌ ​ ​‍ ‍‌‍​ ‌‍‌‌‌ ​‍‌ ‌‍‌‍‌‌‌ ​‍‌‍​‌​‍ ‍‌ ​ ‌‍‌‌​‍ ‌ ​​‌ ​‍‌‍ ‌‍‌​‌ ‌‌‌‍​ ‌ ‌​‌‍‍‌‌‍ ‌‍ ‍​‍ ‌‍‍‌‌‍ ‍‌ ‌​‌‍‌‌‌‍ ‍‌ ‌​​‍ ‌‍‌‌‌‍‌​‌‍‍‌‌ ‌​​‍ ‌‍ ‌‌‍ ‌‍‌​‌‍‌‌​ ‌‌ ​​‌ ​‍‌‍‌‌‌ ​ ‌‍‌‌‌‍ ‍‌ ‌​‌‍​‌‌ ‌​‌‍‍‌‌‍ ‌‍ ‍​ ‍ ‌‍‍‌‌‍‌​​ ‌​ ‌‍​ ​‍​ ​‍‌‍​‌‌‍​ ‌‍‌‌​ ‌‍​ ‍‌​‍ ‌​ ​‍​ ​‍​ ​‌​ ‌​​‍ ‌​ ‌​‌‍‌‌​ ‍‌‌‍‌​​‍ ‌‌‍​‌​ ​‌​ ‌ ​ ‌‍​‍ ‌‌‍​‍​ ​‌​ ​‌​ ​ ‌‍​‍​ ‌ ​ ​​​ ​ ​ ​‌​ ‌‍​ ‌​‌‍‌‌​ ‍ ‌ ‌​‌ ‍‌‌ ​​‌‍‌‌​ ‌‌ ​​‌‍​‌‌‍‌ ‌‍‌‌​ ‍ ‌ ​​‌‍​‌‌ ‌​‌‍‍​​ ‌‌‍​‍‌‍ ​‌‍ ‌‍​ ‌‍‍ ‌ ​ ​‍‌‌​ ‌‌‌​​‍‌‌ ‌‍‍ ‌‍‌‌‌ ‍‌​‍‌‌​ ​ ‌​‌​​‍‌‌​ ​ ‌​‌​​‍‌‌​ ​‍​ ​‍‌‍​‍​ ‌‍​ ‌​​ ​ ‌‍​‍​ ​‍‌‍‌​‌‍‌‌​‍ ‌‌‍‌​‌‍​‍‌‍​‍​ ​ ​‍ ‌​ ‌​‌‍‌​​ ‌‍​ ​ ​‍ ‌‌‍​‍​ ‍​​ ​‍​ ​​​‍ ‌‌‍‌‍​ ‌​​ ‌‍​ ​‍​ ​‍​ ‌ ‌‍‌​‌‍​‌​ ​​‌‍‌​​ ‍​​ ​ ​‍‌‌​ ​‍​ ​‍​‍‌‌​ ‌‌‌​‌​​‍ ‍‌‍​ ‌‍ ‌‍ ​‌ ‌‌‌‍ ‌‌‍ ‍‌ ​ ​‍‌‌​ ‌‌‌​​‍‌‌ ‌‍‍ ‌‍‌‌‌ ‍‌​‍‌‌​ ​ ‌​‌​​‍‌‌​ ​ ‌​‌​​‍‌‌​ ​‍​ ​‍​ ‌‌​ ‌‌‌‍‌​‌‍‌‌‌‍‌‌​ ‌ ​ ‌‍​ ‌​​ ​​​ ‍​‌‍‌‍‌‍​ ​‍‌‌​ ​‍​ ​‍​‍‌‌​ ‌‌‌​‌​​‍ ‍‌‍‍‌‌ ‌​‌‍‌‌‌‍ ‌‌ ​ ​‍‌‌​ ‌‌‌​​‍​ ​‌​ ‌​​‍‌‌​ ‌‌‌​‌​​ ‌‍​‍‌‍​‌‌ ​ ‌‍‌‌‌‌‌‌‌ ​‍‌‍ ​​ ‌‌‍‍​‌ ‌​‌ ‌​‌ ​​‌ ​ ​‍‌‌​ ​ ‌​​‌​‍‌‌​ ​‍‌​‌‍​‍‌‌​ ​‍‌​‌‍‌‍​ ‌‍ ‌‌ ​ ​‍ ‍‌‍​ ‌‍‌‌‌ ​‍‌ ‌‍‌‍‌‌‌ ​‍‌‍​‌​‍ ‍‌ ​ ‌‍‌‌​‍‌‍‌‍‍‌‌‍‌​​ ‌​ ‌‍​ ​‍​ ​‍‌‍​‌‌‍​ ‌‍‌‌​ ‌‍​ ‍‌​‍ ‌​ ​‍​ ​‍​ ​‌​ ‌​​‍ ‌​ ‌​‌‍‌‌​ ‍‌‌‍‌​​‍ ‌‌‍​‌​ ​‌​ ‌ ​ ‌‍​‍ ‌‌‍​‍​ ​‌​ ​‌​ ​ ‌‍​‍​ ‌ ​ ​​​ ​ ​ ​‌​ ‌‍​ ‌​‌‍‌‌​‍‌‍‌ ‌​‌ ‍‌‌ ​​‌‍‌‌​ ‌‌ ​​‌‍​‌‌‍‌ ‌‍‌‌​‍‌‍‌ ​​‌‍​‌‌ ‌​‌‍‍​​ ‌‌‍​‍‌‍ ​‌‍ ‌‍​ ‌‍‍ ‌ ​ ​‍‌‌​ ‌‌‌​​‍‌‌ ‌‍‍ ‌‍‌‌‌ ‍‌​‍‌‌​ ​ ‌​‌​​‍‌‌​ ​ ‌​‌​​‍‌‌​ ​‍​ ​‍‌‍​‍​ ‌‍​ ‌​​ ​ ‌‍​‍​ ​‍‌‍‌​‌‍‌‌​‍ ‌‌‍‌​‌‍​‍‌‍​‍​ ​ ​‍ ‌​ ‌​‌‍‌​​ ‌‍​ ​ ​‍ ‌‌‍​‍​ ‍​​ ​‍​ ​​​‍ ‌‌‍‌‍​ ‌​​ ‌‍​ ​‍​ ​‍​ ‌ ‌‍‌​‌‍​‌​ ​​‌‍‌​​ ‍​​ ​ ​‍‌‌​ ​‍​ ​‍​‍‌‌​ ‌‌‌​‌​​‍ ‍‌‍​ ‌‍ ‌‍ ​‌ ‌‌‌‍ ‌‌‍ ‍‌ ​ ​‍‌‌​ ‌‌‌​​‍‌‌ ‌‍‍ ‌‍‌‌‌ ‍‌​‍‌‌​ ​ ‌​‌​​‍‌‌​ ​ ‌​‌​​‍‌‌​ ​‍​ ​‍​ ‌‌​ ‌‌‌‍‌​‌‍‌‌‌‍‌‌​ ‌ ​ ‌‍​ ‌​​ ​​​ ‍​‌‍‌‍‌‍​ ​‍‌‌​ ​‍​ ​‍​‍‌‌​ ‌‌‌​‌​​‍ ‍‌‍‍‌‌ ‌​‌‍‌‌‌‍ ‌‌ ​ ​‍‌‌​ ‌‌‌​​‍​ ​‌​ ‌​​‍‌‌​ ‌‌‌​‌​​‍‌‍‌ ‌ ‌‍ ‌ ​‍‌‍‍ ‌ ​ ‌ ​​‌‍​‌‌‍​ ‌‍‌‌​ ‌‌ ​​‌ ​‍‌‍ ‌‍‌​‌ ‌‌‌‍​ ‌ ‌​‌‍‍‌‌‍ ‌‍ ‍​‍‌‍‌ ​​‌‍‌‌‌ ​‍‌ ​ ‌ ​​‌‍‌‌‌‍​ ‌ ‌​‌‍‍‌‌ ‌‍‌‍‌‌​ ‌‌ ​​‌ ‌‌‌‍​‍‌‍ ​‌‍‍‌‌ ​ ‌‍‍​‌‍‌‌‌‍‌​​‍​‍‌ ‌
3 ägg ​​​​‌ ‍ ​‍​‍‌‍ ‌ ​‍‌‍‍‌‌‍‌ ‌‍‍‌‌‍ ‍​‍​‍​ ‍‍​‍​‍‌ ​ ‌‍​‌‌‍ ‍‌‍‍‌‌ ‌​‌ ‍‌​‍ ‍‌‍‍‌‌‍ ​‍​‍​‍ ​​‍​‍‌‍‍​‌ ​‍‌‍‌‌‌‍‌‍​‍​‍​ ‍‍​‍​‍‌‍‍​‌ ‌​‌ ‌​‌ ​​‌ ​ ​ ‍‍​‍ ​‍ ‌‍​ ‌‍ ‌‌ ​ ​‍ ‍‌‍​ ‌‍‌‌‌ ​‍‌ ‌‍‌‍‌‌‌ ​‍‌‍​‌​‍ ‍‌ ​ ‌‍‌‌​‍ ‌ ​​‌ ​‍‌‍ ‌‍‌​‌ ‌‌‌‍​ ‌ ‌​‌‍‍‌‌‍ ‌‍ ‍​‍ ‌‍‍‌‌‍ ‍‌ ‌​‌‍‌‌‌‍ ‍‌ ‌​​‍ ‌‍‌‌‌‍‌​‌‍‍‌‌ ‌​​‍ ‌‍ ‌‌‍ ‌‍‌​‌‍‌‌​ ‌‌ ​​‌ ​‍‌‍‌‌‌ ​ ‌‍‌‌‌‍ ‍‌ ‌​‌‍​‌‌ ‌​‌‍‍‌‌‍ ‌‍ ‍​ ‍ ‌‍‍‌‌‍‌​​ ‌​ ‌‍​ ​‍​ ​‍‌‍​‌‌‍​ ‌‍‌‌​ ‌‍​ ‍‌​‍ ‌​ ​‍​ ​‍​ ​‌​ ‌​​‍ ‌​ ‌​‌‍‌‌​ ‍‌‌‍‌​​‍ ‌‌‍​‌​ ​‌​ ‌ ​ ‌‍​‍ ‌‌‍​‍​ ​‌​ ​‌​ ​ ‌‍​‍​ ‌ ​ ​​​ ​ ​ ​‌​ ‌‍​ ‌​‌‍‌‌​ ‍ ‌ ‌​‌ ‍‌‌ ​​‌‍‌‌​ ‌‌ ​​‌‍​‌‌‍‌ ‌‍‌‌​ ‍ ‌ ​​‌‍​‌‌ ‌​‌‍‍​​ ‌‌‍​‍‌‍ ​‌‍ ‌‍​ ‌‍‍ ‌ ​ ​‍‌‌​ ‌‌‌​​‍‌‌ ‌‍‍ ‌‍‌‌‌ ‍‌​‍‌‌​ ​ ‌​‌​​‍‌‌​ ​ ‌​‌​​‍‌‌​ ​‍​ ​‍‌‍​‍​ ‌‍​ ‌​​ ​ ‌‍​‍​ ​‍‌‍‌​‌‍‌‌​‍ ‌‌‍‌​‌‍​‍‌‍​‍​ ​ ​‍ ‌​ ‌​‌‍‌​​ ‌‍​ ​ ​‍ ‌‌‍​‍​ ‍​​ ​‍​ ​​​‍ ‌‌‍‌‍​ ‌​​ ‌‍​ ​‍​ ​‍​ ‌ ‌‍‌​‌‍​‌​ ​​‌‍‌​​ ‍​​ ​ ​‍‌‌​ ​‍​ ​‍​‍‌‌​ ‌‌‌​‌​​‍ ‍‌‍​ ‌‍ ‌‍ ​‌ ‌‌‌‍ ‌‌‍ ‍‌ ​ ​‍‌‌​ ‌‌‌​​‍‌‌ ‌‍‍ ‌‍‌‌‌ ‍‌​‍‌‌​ ​ ‌​‌​​‍‌‌​ ​ ‌​‌​​‍‌‌​ ​‍​ ​‍​ ‌‌​ ‌‌‌‍‌​‌‍‌‌‌‍‌‌​ ‌ ​ ‌‍​ ‌​​ ​​​ ‍​‌‍‌‍‌‍​ ​‍‌‌​ ​‍​ ​‍​‍‌‌​ ‌‌‌​‌​​‍ ‍‌‍‍‌‌ ‌​‌‍‌‌‌‍ ‌‌ ​ ​‍‌‌​ ‌‌‌​​‍​ ​‌​ ‌‌​‍‌‌​ ‌‌‌​‌​​ ‌‍​‍‌‍​‌‌ ​ ‌‍‌‌‌‌‌‌‌ ​‍‌‍ ​​ ‌‌‍‍​‌ ‌​‌ ‌​‌ ​​‌ ​ ​‍‌‌​ ​ ‌​​‌​‍‌‌​ ​‍‌​‌‍​‍‌‌​ ​‍‌​‌‍‌‍​ ‌‍ ‌‌ ​ ​‍ ‍‌‍​ ‌‍‌‌‌ ​‍‌ ‌‍‌‍‌‌‌ ​‍‌‍​‌​‍ ‍‌ ​ ‌‍‌‌​‍‌‍‌‍‍‌‌‍‌​​ ‌​ ‌‍​ ​‍​ ​‍‌‍​‌‌‍​ ‌‍‌‌​ ‌‍​ ‍‌​‍ ‌​ ​‍​ ​‍​ ​‌​ ‌​​‍ ‌​ ‌​‌‍‌‌​ ‍‌‌‍‌​​‍ ‌‌‍​‌​ ​‌​ ‌ ​ ‌‍​‍ ‌‌‍​‍​ ​‌​ ​‌​ ​ ‌‍​‍​ ‌ ​ ​​​ ​ ​ ​‌​ ‌‍​ ‌​‌‍‌‌​‍‌‍‌ ‌​‌ ‍‌‌ ​​‌‍‌‌​ ‌‌ ​​‌‍​‌‌‍‌ ‌‍‌‌​‍‌‍‌ ​​‌‍​‌‌ ‌​‌‍‍​​ ‌‌‍​‍‌‍ ​‌‍ ‌‍​ ‌‍‍ ‌ ​ ​‍‌‌​ ‌‌‌​​‍‌‌ ‌‍‍ ‌‍‌‌‌ ‍‌​‍‌‌​ ​ ‌​‌​​‍‌‌​ ​ ‌​‌​​‍‌‌​ ​‍​ ​‍‌‍​‍​ ‌‍​ ‌​​ ​ ‌‍​‍​ ​‍‌‍‌​‌‍‌‌​‍ ‌‌‍‌​‌‍​‍‌‍​‍​ ​ ​‍ ‌​ ‌​‌‍‌​​ ‌‍​ ​ ​‍ ‌‌‍​‍​ ‍​​ ​‍​ ​​​‍ ‌‌‍‌‍​ ‌​​ ‌‍​ ​‍​ ​‍​ ‌ ‌‍‌​‌‍​‌​ ​​‌‍‌​​ ‍​​ ​ ​‍‌‌​ ​‍​ ​‍​‍‌‌​ ‌‌‌​‌​​‍ ‍‌‍​ ‌‍ ‌‍ ​‌ ‌‌‌‍ ‌‌‍ ‍‌ ​ ​‍‌‌​ ‌‌‌​​‍‌‌ ‌‍‍ ‌‍‌‌‌ ‍‌​‍‌‌​ ​ ‌​‌​​‍‌‌​ ​ ‌​‌​​‍‌‌​ ​‍​ ​‍​ ‌‌​ ‌‌‌‍‌​‌‍‌‌‌‍‌‌​ ‌ ​ ‌‍​ ‌​​ ​​​ ‍​‌‍‌‍‌‍​ ​‍‌‌​ ​‍​ ​‍​‍‌‌​ ‌‌‌​‌​​‍ ‍‌‍‍‌‌ ‌​‌‍‌‌‌‍ ‌‌ ​ ​‍‌‌​ ‌‌‌​​‍​ ​‌​ ‌‌​‍‌‌​ ‌‌‌​‌​​‍‌‍‌ ‌ ‌‍ ‌ ​‍‌‍‍ ‌ ​ ‌ ​​‌‍​‌‌‍​ ‌‍‌‌​ ‌‌ ​​‌ ​‍‌‍ ‌‍‌​‌ ‌‌‌‍​ ‌ ‌​‌‍‍‌‌‍ ‌‍ ‍​‍‌‍‌ ​​‌‍‌‌‌ ​‍‌ ​ ‌ ​​‌‍‌‌‌‍​ ‌ ‌​‌‍‍‌‌ ‌‍‌‍‌‌​ ‌‌ ​​‌ ‌‌‌‍​‍‌‍ ​‌‍‍‌‌ ​ ‌‍‍​‌‍‌‌‌‍‌​​‍​‍‌ ‌
1 citron, zesten​​​​‌ ‍ ​‍​‍‌‍ ‌ ​‍‌‍‍‌‌‍‌ ‌‍‍‌‌‍ ‍​‍​‍​ ‍‍​‍​‍‌ ​ ‌‍​‌‌‍ ‍‌‍‍‌‌ ‌​‌ ‍‌​‍ ‍‌‍‍‌‌‍ ​‍​‍​‍ ​​‍​‍‌‍‍​‌ ​‍‌‍‌‌‌‍‌‍​‍​‍​ ‍‍​‍​‍‌‍‍​‌ ‌​‌ ‌​‌ ​​‌ ​ ​ ‍‍​‍ ​‍ ‌‍​ ‌‍ ‌‌ ​ ​‍ ‍‌‍​ ‌‍‌‌‌ ​‍‌ ‌‍‌‍‌‌‌ ​‍‌‍​‌​‍ ‍‌ ​ ‌‍‌‌​‍ ‌ ​​‌ ​‍‌‍ ‌‍‌​‌ ‌‌‌‍​ ‌ ‌​‌‍‍‌‌‍ ‌‍ ‍​‍ ‌‍‍‌‌‍ ‍‌ ‌​‌‍‌‌‌‍ ‍‌ ‌​​‍ ‌‍‌‌‌‍‌​‌‍‍‌‌ ‌​​‍ ‌‍ ‌‌‍ ‌‍‌​‌‍‌‌​ ‌‌ ​​‌ ​‍‌‍‌‌‌ ​ ‌‍‌‌‌‍ ‍‌ ‌​‌‍​‌‌ ‌​‌‍‍‌‌‍ ‌‍ ‍​ ‍ ‌‍‍‌‌‍‌​​ ‌​ ‌‍​ ​‍​ ​‍‌‍​‌‌‍​ ‌‍‌‌​ ‌‍​ ‍‌​‍ ‌​ ​‍​ ​‍​ ​‌​ ‌​​‍ ‌​ ‌​‌‍‌‌​ ‍‌‌‍‌​​‍ ‌‌‍​‌​ ​‌​ ‌ ​ ‌‍​‍ ‌‌‍​‍​ ​‌​ ​‌​ ​ ‌‍​‍​ ‌ ​ ​​​ ​ ​ ​‌​ ‌‍​ ‌​‌‍‌‌​ ‍ ‌ ‌​‌ ‍‌‌ ​​‌‍‌‌​ ‌‌ ​​‌‍​‌‌‍‌ ‌‍‌‌​ ‍ ‌ ​​‌‍​‌‌ ‌​‌‍‍​​ ‌‌‍​‍‌‍ ​‌‍ ‌‍​ ‌‍‍ ‌ ​ ​‍‌‌​ ‌‌‌​​‍‌‌ ‌‍‍ ‌‍‌‌‌ ‍‌​‍‌‌​ ​ ‌​‌​​‍‌‌​ ​ ‌​‌​​‍‌‌​ ​‍​ ​‍‌‍​‍​ ‌‍​ ‌​​ ​ ‌‍​‍​ ​‍‌‍‌​‌‍‌‌​‍ ‌‌‍‌​‌‍​‍‌‍​‍​ ​ ​‍ ‌​ ‌​‌‍‌​​ ‌‍​ ​ ​‍ ‌‌‍​‍​ ‍​​ ​‍​ ​​​‍ ‌‌‍‌‍​ ‌​​ ‌‍​ ​‍​ ​‍​ ‌ ‌‍‌​‌‍​‌​ ​​‌‍‌​​ ‍​​ ​ ​‍‌‌​ ​‍​ ​‍​‍‌‌​ ‌‌‌​‌​​‍ ‍‌‍​ ‌‍ ‌‍ ​‌ ‌‌‌‍ ‌‌‍ ‍‌ ​ ​‍‌‌​ ‌‌‌​​‍‌‌ ‌‍‍ ‌‍‌‌‌ ‍‌​‍‌‌​ ​ ‌​‌​​‍‌‌​ ​ ‌​‌​​‍‌‌​ ​‍​ ​‍​ ‌‌​ ‌‌‌‍‌​‌‍‌‌‌‍‌‌​ ‌ ​ ‌‍​ ‌​​ ​​​ ‍​‌‍‌‍‌‍​ ​‍‌‌​ ​‍​ ​‍​‍‌‌​ ‌‌‌​‌​​‍ ‍‌‍‍‌‌ ‌​‌‍‌‌‌‍ ‌‌ ​ ​‍‌‌​ ‌‌‌​​‍​ ​‌​ ‌‍​‍‌‌​ ‌‌‌​‌​​ ‌‍​‍‌‍​‌‌ ​ ‌‍‌‌‌‌‌‌‌ ​‍‌‍ ​​ ‌‌‍‍​‌ ‌​‌ ‌​‌ ​​‌ ​ ​‍‌‌​ ​ ‌​​‌​‍‌‌​ ​‍‌​‌‍​‍‌‌​ ​‍‌​‌‍‌‍​ ‌‍ ‌‌ ​ ​‍ ‍‌‍​ ‌‍‌‌‌ ​‍‌ ‌‍‌‍‌‌‌ ​‍‌‍​‌​‍ ‍‌ ​ ‌‍‌‌​‍‌‍‌‍‍‌‌‍‌​​ ‌​ ‌‍​ ​‍​ ​‍‌‍​‌‌‍​ ‌‍‌‌​ ‌‍​ ‍‌​‍ ‌​ ​‍​ ​‍​ ​‌​ ‌​​‍ ‌​ ‌​‌‍‌‌​ ‍‌‌‍‌​​‍ ‌‌‍​‌​ ​‌​ ‌ ​ ‌‍​‍ ‌‌‍​‍​ ​‌​ ​‌​ ​ ‌‍​‍​ ‌ ​ ​​​ ​ ​ ​‌​ ‌‍​ ‌​‌‍‌‌​‍‌‍‌ ‌​‌ ‍‌‌ ​​‌‍‌‌​ ‌‌ ​​‌‍​‌‌‍‌ ‌‍‌‌​‍‌‍‌ ​​‌‍​‌‌ ‌​‌‍‍​​ ‌‌‍​‍‌‍ ​‌‍ ‌‍​ ‌‍‍ ‌ ​ ​‍‌‌​ ‌‌‌​​‍‌‌ ‌‍‍ ‌‍‌‌‌ ‍‌​‍‌‌​ ​ ‌​‌​​‍‌‌​ ​ ‌​‌​​‍‌‌​ ​‍​ ​‍‌‍​‍​ ‌‍​ ‌​​ ​ ‌‍​‍​ ​‍‌‍‌​‌‍‌‌​‍ ‌‌‍‌​‌‍​‍‌‍​‍​ ​ ​‍ ‌​ ‌​‌‍‌​​ ‌‍​ ​ ​‍ ‌‌‍​‍​ ‍​​ ​‍​ ​​​‍ ‌‌‍‌‍​ ‌​​ ‌‍​ ​‍​ ​‍​ ‌ ‌‍‌​‌‍​‌​ ​​‌‍‌​​ ‍​​ ​ ​‍‌‌​ ​‍​ ​‍​‍‌‌​ ‌‌‌​‌​​‍ ‍‌‍​ ‌‍ ‌‍ ​‌ ‌‌‌‍ ‌‌‍ ‍‌ ​ ​‍‌‌​ ‌‌‌​​‍‌‌ ‌‍‍ ‌‍‌‌‌ ‍‌​‍‌‌​ ​ ‌​‌​​‍‌‌​ ​ ‌​‌​​‍‌‌​ ​‍​ ​‍​ ‌‌​ ‌‌‌‍‌​‌‍‌‌‌‍‌‌​ ‌ ​ ‌‍​ ‌​​ ​​​ ‍​‌‍‌‍‌‍​ ​‍‌‌​ ​‍​ ​‍​‍‌‌​ ‌‌‌​‌​​‍ ‍‌‍‍‌‌ ‌​‌‍‌‌‌‍ ‌‌ ​ ​‍‌‌​ ‌‌‌​​‍​ ​‌​ ‌‍​‍‌‌​ ‌‌‌​‌​​‍‌‍‌ ‌ ‌‍ ‌ ​‍‌‍‍ ‌ ​ ‌ ​​‌‍​‌‌‍​ ‌‍‌‌​ ‌‌ ​​‌ ​‍‌‍ ‌‍‌​‌ ‌‌‌‍​ ‌ ‌​‌‍‍‌‌‍ ‌‍ ‍​‍‌‍‌ ​​‌‍‌‌‌ ​‍‌ ​ ‌ ​​‌‍‌‌‌‍​ ‌ ‌​‌‍‍‌‌ ‌‍‌‍‌‌​ ‌‌ ​​‌ ‌‌‌‍​‍‌‍ ​‌‍‍‌‌ ​ ‌‍‍​‌‍‌‌‌‍‌​​‍​‍‌ ‌
Smör, till formen​​​​‌ ‍ ​‍​‍‌‍ ‌ ​‍‌‍‍‌‌‍‌ ‌‍‍‌‌‍ ‍​‍​‍​ ‍‍​‍​‍‌ ​ ‌‍​‌‌‍ ‍‌‍‍‌‌ ‌​‌ ‍‌​‍ ‍‌‍‍‌‌‍ ​‍​‍​‍ ​​‍​‍‌‍‍​‌ ​‍‌‍‌‌‌‍‌‍​‍​‍​ ‍‍​‍​‍‌‍‍​‌ ‌​‌ ‌​‌ ​​‌ ​ ​ ‍‍​‍ ​‍ ‌‍​ ‌‍ ‌‌ ​ ​‍ ‍‌‍​ ‌‍‌‌‌ ​‍‌ ‌‍‌‍‌‌‌ ​‍‌‍​‌​‍ ‍‌ ​ ‌‍‌‌​‍ ‌ ​​‌ ​‍‌‍ ‌‍‌​‌ ‌‌‌‍​ ‌ ‌​‌‍‍‌‌‍ ‌‍ ‍​‍ ‌‍‍‌‌‍ ‍‌ ‌​‌‍‌‌‌‍ ‍‌ ‌​​‍ ‌‍‌‌‌‍‌​‌‍‍‌‌ ‌​​‍ ‌‍ ‌‌‍ ‌‍‌​‌‍‌‌​ ‌‌ ​​‌ ​‍‌‍‌‌‌ ​ ‌‍‌‌‌‍ ‍‌ ‌​‌‍​‌‌ ‌​‌‍‍‌‌‍ ‌‍ ‍​ ‍ ‌‍‍‌‌‍‌​​ ‌​ ‌‍​ ​‍​ ​‍‌‍​‌‌‍​ ‌‍‌‌​ ‌‍​ ‍‌​‍ ‌​ ​‍​ ​‍​ ​‌​ ‌​​‍ ‌​ ‌​‌‍‌‌​ ‍‌‌‍‌​​‍ ‌‌‍​‌​ ​‌​ ‌ ​ ‌‍​‍ ‌‌‍​‍​ ​‌​ ​‌​ ​ ‌‍​‍​ ‌ ​ ​​​ ​ ​ ​‌​ ‌‍​ ‌​‌‍‌‌​ ‍ ‌ ‌​‌ ‍‌‌ ​​‌‍‌‌​ ‌‌ ​​‌‍​‌‌‍‌ ‌‍‌‌​ ‍ ‌ ​​‌‍​‌‌ ‌​‌‍‍​​ ‌‌‍​‍‌‍ ​‌‍ ‌‍​ ‌‍‍ ‌ ​ ​‍‌‌​ ‌‌‌​​‍‌‌ ‌‍‍ ‌‍‌‌‌ ‍‌​‍‌‌​ ​ ‌​‌​​‍‌‌​ ​ ‌​‌​​‍‌‌​ ​‍​ ​‍‌‍​‍​ ‌‍​ ‌​​ ​ ‌‍​‍​ ​‍‌‍‌​‌‍‌‌​‍ ‌‌‍‌​‌‍​‍‌‍​‍​ ​ ​‍ ‌​ ‌​‌‍‌​​ ‌‍​ ​ ​‍ ‌‌‍​‍​ ‍​​ ​‍​ ​​​‍ ‌‌‍‌‍​ ‌​​ ‌‍​ ​‍​ ​‍​ ‌ ‌‍‌​‌‍​‌​ ​​‌‍‌​​ ‍​​ ​ ​‍‌‌​ ​‍​ ​‍​‍‌‌​ ‌‌‌​‌​​‍ ‍‌‍​ ‌‍ ‌‍ ​‌ ‌‌‌‍ ‌‌‍ ‍‌ ​ ​‍‌‌​ ‌‌‌​​‍‌‌ ‌‍‍ ‌‍‌‌‌ ‍‌​‍‌‌​ ​ ‌​‌​​‍‌‌​ ​ ‌​‌​​‍‌‌​ ​‍​ ​‍​ ‌‌​ ‌‌‌‍‌​‌‍‌‌‌‍‌‌​ ‌ ​ ‌‍​ ‌​​ ​​​ ‍​‌‍‌‍‌‍​ ​‍‌‌​ ​‍​ ​‍​‍‌‌​ ‌‌‌​‌​​‍ ‍‌‍‍‌‌ ‌​‌‍‌‌‌‍ ‌‌ ​ ​‍‌‌​ ‌‌‌​​‍​ ​‌​ ‍​​‍‌‌​ ‌‌‌​‌​​ ‌‍​‍‌‍​‌‌ ​ ‌‍‌‌‌‌‌‌‌ ​‍‌‍ ​​ ‌‌‍‍​‌ ‌​‌ ‌​‌ ​​‌ ​ ​‍‌‌​ ​ ‌​​‌​‍‌‌​ ​‍‌​‌‍​‍‌‌​ ​‍‌​‌‍‌‍​ ‌‍ ‌‌ ​ ​‍ ‍‌‍​ ‌‍‌‌‌ ​‍‌ ‌‍‌‍‌‌‌ ​‍‌‍​‌​‍ ‍‌ ​ ‌‍‌‌​‍‌‍‌‍‍‌‌‍‌​​ ‌​ ‌‍​ ​‍​ ​‍‌‍​‌‌‍​ ‌‍‌‌​ ‌‍​ ‍‌​‍ ‌​ ​‍​ ​‍​ ​‌​ ‌​​‍ ‌​ ‌​‌‍‌‌​ ‍‌‌‍‌​​‍ ‌‌‍​‌​ ​‌​ ‌ ​ ‌‍​‍ ‌‌‍​‍​ ​‌​ ​‌​ ​ ‌‍​‍​ ‌ ​ ​​​ ​ ​ ​‌​ ‌‍​ ‌​‌‍‌‌​‍‌‍‌ ‌​‌ ‍‌‌ ​​‌‍‌‌​ ‌‌ ​​‌‍​‌‌‍‌ ‌‍‌‌​‍‌‍‌ ​​‌‍​‌‌ ‌​‌‍‍​​ ‌‌‍​‍‌‍ ​‌‍ ‌‍​ ‌‍‍ ‌ ​ ​‍‌‌​ ‌‌‌​​‍‌‌ ‌‍‍ ‌‍‌‌‌ ‍‌​‍‌‌​ ​ ‌​‌​​‍‌‌​ ​ ‌​‌​​‍‌‌​ ​‍​ ​‍‌‍​‍​ ‌‍​ ‌​​ ​ ‌‍​‍​ ​‍‌‍‌​‌‍‌‌​‍ ‌‌‍‌​‌‍​‍‌‍​‍​ ​ ​‍ ‌​ ‌​‌‍‌​​ ‌‍​ ​ ​‍ ‌‌‍​‍​ ‍​​ ​‍​ ​​​‍ ‌‌‍‌‍​ ‌​​ ‌‍​ ​‍​ ​‍​ ‌ ‌‍‌​‌‍​‌​ ​​‌‍‌​​ ‍​​ ​ ​‍‌‌​ ​‍​ ​‍​‍‌‌​ ‌‌‌​‌​​‍ ‍‌‍​ ‌‍ ‌‍ ​‌ ‌‌‌‍ ‌‌‍ ‍‌ ​ ​‍‌‌​ ‌‌‌​​‍‌‌ ‌‍‍ ‌‍‌‌‌ ‍‌​‍‌‌​ ​ ‌​‌​​‍‌‌​ ​ ‌​‌​​‍‌‌​ ​‍​ ​‍​ ‌‌​ ‌‌‌‍‌​‌‍‌‌‌‍‌‌​ ‌ ​ ‌‍​ ‌​​ ​​​ ‍​‌‍‌‍‌‍​ ​‍‌‌​ ​‍​ ​‍​‍‌‌​ ‌‌‌​‌​​‍ ‍‌‍‍‌‌ ‌​‌‍‌‌‌‍ ‌‌ ​ ​‍‌‌​ ‌‌‌​​‍​ ​‌​ ‍​​‍‌‌​ ‌‌‌​‌​​‍‌‍‌ ‌ ‌‍ ‌ ​‍‌‍‍ ‌ ​ ‌ ​​‌‍​‌‌‍​ ‌‍‌‌​ ‌‌ ​​‌ ​‍‌‍ ‌‍‌​‌ ‌‌‌‍​ ‌ ‌​‌‍‍‌‌‍ ‌‍ ‍​‍‌‍‌ ​​‌‍‌‌‌ ​‍‌ ​ ‌ ​​‌‍‌‌‌‍​ ‌ ‌​‌‍‍‌‌ ‌‍‌‍‌‌​ ‌‌ ​​‌ ‌‌‌‍​‍‌‍ ​‌‍‍‌‌ ​ ‌‍‍​‌‍‌‌‌‍‌​​‍​‍‌ ‌
Strösocker, till formen​​​​‌ ‍ ​‍​‍‌‍ ‌ ​‍‌‍‍‌‌‍‌ ‌‍‍‌‌‍ ‍​‍​‍​ ‍‍​‍​‍‌ ​ ‌‍​‌‌‍ ‍‌‍‍‌‌ ‌​‌ ‍‌​‍ ‍‌‍‍‌‌‍ ​‍​‍​‍ ​​‍​‍‌‍‍​‌ ​‍‌‍‌‌‌‍‌‍​‍​‍​ ‍‍​‍​‍‌‍‍​‌ ‌​‌ ‌​‌ ​​‌ ​ ​ ‍‍​‍ ​‍ ‌‍​ ‌‍ ‌‌ ​ ​‍ ‍‌‍​ ‌‍‌‌‌ ​‍‌ ‌‍‌‍‌‌‌ ​‍‌‍​‌​‍ ‍‌ ​ ‌‍‌‌​‍ ‌ ​​‌ ​‍‌‍ ‌‍‌​‌ ‌‌‌‍​ ‌ ‌​‌‍‍‌‌‍ ‌‍ ‍​‍ ‌‍‍‌‌‍ ‍‌ ‌​‌‍‌‌‌‍ ‍‌ ‌​​‍ ‌‍‌‌‌‍‌​‌‍‍‌‌ ‌​​‍ ‌‍ ‌‌‍ ‌‍‌​‌‍‌‌​ ‌‌ ​​‌ ​‍‌‍‌‌‌ ​ ‌‍‌‌‌‍ ‍‌ ‌​‌‍​‌‌ ‌​‌‍‍‌‌‍ ‌‍ ‍​ ‍ ‌‍‍‌‌‍‌​​ ‌​ ‌‍​ ​‍​ ​‍‌‍​‌‌‍​ ‌‍‌‌​ ‌‍​ ‍‌​‍ ‌​ ​‍​ ​‍​ ​‌​ ‌​​‍ ‌​ ‌​‌‍‌‌​ ‍‌‌‍‌​​‍ ‌‌‍​‌​ ​‌​ ‌ ​ ‌‍​‍ ‌‌‍​‍​ ​‌​ ​‌​ ​ ‌‍​‍​ ‌ ​ ​​​ ​ ​ ​‌​ ‌‍​ ‌​‌‍‌‌​ ‍ ‌ ‌​‌ ‍‌‌ ​​‌‍‌‌​ ‌‌ ​​‌‍​‌‌‍‌ ‌‍‌‌​ ‍ ‌ ​​‌‍​‌‌ ‌​‌‍‍​​ ‌‌‍​‍‌‍ ​‌‍ ‌‍​ ‌‍‍ ‌ ​ ​‍‌‌​ ‌‌‌​​‍‌‌ ‌‍‍ ‌‍‌‌‌ ‍‌​‍‌‌​ ​ ‌​‌​​‍‌‌​ ​ ‌​‌​​‍‌‌​ ​‍​ ​‍‌‍​‍​ ‌‍​ ‌​​ ​ ‌‍​‍​ ​‍‌‍‌​‌‍‌‌​‍ ‌‌‍‌​‌‍​‍‌‍​‍​ ​ ​‍ ‌​ ‌​‌‍‌​​ ‌‍​ ​ ​‍ ‌‌‍​‍​ ‍​​ ​‍​ ​​​‍ ‌‌‍‌‍​ ‌​​ ‌‍​ ​‍​ ​‍​ ‌ ‌‍‌​‌‍​‌​ ​​‌‍‌​​ ‍​​ ​ ​‍‌‌​ ​‍​ ​‍​‍‌‌​ ‌‌‌​‌​​‍ ‍‌‍​ ‌‍ ‌‍ ​‌ ‌‌‌‍ ‌‌‍ ‍‌ ​ ​‍‌‌​ ‌‌‌​​‍‌‌ ‌‍‍ ‌‍‌‌‌ ‍‌​‍‌‌​ ​ ‌​‌​​‍‌‌​ ​ ‌​‌​​‍‌‌​ ​‍​ ​‍​ ‌‌​ ‌‌‌‍‌​‌‍‌‌‌‍‌‌​ ‌ ​ ‌‍​ ‌​​ ​​​ ‍​‌‍‌‍‌‍​ ​‍‌‌​ ​‍​ ​‍​‍‌‌​ ‌‌‌​‌​​‍ ‍‌‍‍‌‌ ‌​‌‍‌‌‌‍ ‌‌ ​ ​‍‌‌​ ‌‌‌​​‍​ ​‌​ ‍‌​‍‌‌​ ‌‌‌​‌​​ ‌‍​‍‌‍​‌‌ ​ ‌‍‌‌‌‌‌‌‌ ​‍‌‍ ​​ ‌‌‍‍​‌ ‌​‌ ‌​‌ ​​‌ ​ ​‍‌‌​ ​ ‌​​‌​‍‌‌​ ​‍‌​‌‍​‍‌‌​ ​‍‌​‌‍‌‍​ ‌‍ ‌‌ ​ ​‍ ‍‌‍​ ‌‍‌‌‌ ​‍‌ ‌‍‌‍‌‌‌ ​‍‌‍​‌​‍ ‍‌ ​ ‌‍‌‌​‍‌‍‌‍‍‌‌‍‌​​ ‌​ ‌‍​ ​‍​ ​‍‌‍​‌‌‍​ ‌‍‌‌​ ‌‍​ ‍‌​‍ ‌​ ​‍​ ​‍​ ​‌​ ‌​​‍ ‌​ ‌​‌‍‌‌​ ‍‌‌‍‌​​‍ ‌‌‍​‌​ ​‌​ ‌ ​ ‌‍​‍ ‌‌‍​‍​ ​‌​ ​‌​ ​ ‌‍​‍​ ‌ ​ ​​​ ​ ​ ​‌​ ‌‍​ ‌​‌‍‌‌​‍‌‍‌ ‌​‌ ‍‌‌ ​​‌‍‌‌​ ‌‌ ​​‌‍​‌‌‍‌ ‌‍‌‌​‍‌‍‌ ​​‌‍​‌‌ ‌​‌‍‍​​ ‌‌‍​‍‌‍ ​‌‍ ‌‍​ ‌‍‍ ‌ ​ ​‍‌‌​ ‌‌‌​​‍‌‌ ‌‍‍ ‌‍‌‌‌ ‍‌​‍‌‌​ ​ ‌​‌​​‍‌‌​ ​ ‌​‌​​‍‌‌​ ​‍​ ​‍‌‍​‍​ ‌‍​ ‌​​ ​ ‌‍​‍​ ​‍‌‍‌​‌‍‌‌​‍ ‌‌‍‌​‌‍​‍‌‍​‍​ ​ ​‍ ‌​ ‌​‌‍‌​​ ‌‍​ ​ ​‍ ‌‌‍​‍​ ‍​​ ​‍​ ​​​‍ ‌‌‍‌‍​ ‌​​ ‌‍​ ​‍​ ​‍​ ‌ ‌‍‌​‌‍​‌​ ​​‌‍‌​​ ‍​​ ​ ​‍‌‌​ ​‍​ ​‍​‍‌‌​ ‌‌‌​‌​​‍ ‍‌‍​ ‌‍ ‌‍ ​‌ ‌‌‌‍ ‌‌‍ ‍‌ ​ ​‍‌‌​ ‌‌‌​​‍‌‌ ‌‍‍ ‌‍‌‌‌ ‍‌​‍‌‌​ ​ ‌​‌​​‍‌‌​ ​ ‌​‌​​‍‌‌​ ​‍​ ​‍​ ‌‌​ ‌‌‌‍‌​‌‍‌‌‌‍‌‌​ ‌ ​ ‌‍​ ‌​​ ​​​ ‍​‌‍‌‍‌‍​ ​‍‌‌​ ​‍​ ​‍​‍‌‌​ ‌‌‌​‌​​‍ ‍‌‍‍‌‌ ‌​‌‍‌‌‌‍ ‌‌ ​ ​‍‌‌​ ‌‌‌​​‍​ ​‌​ ‍‌​‍‌‌​ ‌‌‌​‌​​‍‌‍‌ ‌ ‌‍ ‌ ​‍‌‍‍ ‌ ​ ‌ ​​‌‍​‌‌‍​ ‌‍‌‌​ ‌‌ ​​‌ ​‍‌‍ ‌‍‌​‌ ‌‌‌‍​ ‌ ‌​‌‍‍‌‌‍ ‌‍ ‍​‍‌‍‌ ​​‌‍‌‌‌ ​‍‌ ​ ‌ ​​‌‍‌‌‌‍​ ‌ ‌​‌‍‍‌‌ ‌‍‌‍‌‌​ ‌‌ ​​‌ ‌‌‌‍​‍‌‍ ​‌‍‍‌‌ ​ ‌‍‍​‌‍‌‌‌‍‌​​‍​‍‌ ‌
SERVERING ​​​​‌ ‍ ​‍​‍‌‍ ‌ ​‍‌‍‍‌‌‍‌ ‌‍‍‌‌‍ ‍​‍​‍​ ‍‍​‍​‍‌ ​ ‌‍​‌‌‍ ‍‌‍‍‌‌ ‌​‌ ‍‌​‍ ‍‌‍‍‌‌‍ ​‍​‍​‍ ​​‍​‍‌‍‍​‌ ​‍‌‍‌‌‌‍‌‍​‍​‍​ ‍‍​‍​‍‌‍‍​‌ ‌​‌ ‌​‌ ​​‌ ​ ​ ‍‍​‍ ​‍ ‌‍​ ‌‍ ‌‌ ​ ​‍ ‍‌‍​ ‌‍‌‌‌ ​‍‌ ‌‍‌‍‌‌‌ ​‍‌‍​‌​‍ ‍‌ ​ ‌‍‌‌​‍ ‌ ​​‌ ​‍‌‍ ‌‍‌​‌ ‌‌‌‍​ ‌ ‌​‌‍‍‌‌‍ ‌‍ ‍​‍ ‌‍‍‌‌‍ ‍‌ ‌​‌‍‌‌‌‍ ‍‌ ‌​​‍ ‌‍‌‌‌‍‌​‌‍‍‌‌ ‌​​‍ ‌‍ ‌‌‍ ‌‍‌​‌‍‌‌​ ‌‌ ​​‌ ​‍‌‍‌‌‌ ​ ‌‍‌‌‌‍ ‍‌ ‌​‌‍​‌‌ ‌​‌‍‍‌‌‍ ‌‍ ‍​ ‍ ‌‍‍‌‌‍‌​​ ‌​ ‌‍​ ​‍​ ​‍‌‍​‌‌‍​ ‌‍‌‌​ ‌‍​ ‍‌​‍ ‌​ ​‍​ ​‍​ ​‌​ ‌​​‍ ‌​ ‌​‌‍‌‌​ ‍‌‌‍‌​​‍ ‌‌‍​‌​ ​‌​ ‌ ​ ‌‍​‍ ‌‌‍​‍​ ​‌​ ​‌​ ​ ‌‍​‍​ ‌ ​ ​​​ ​ ​ ​‌​ ‌‍​ ‌​‌‍‌‌​ ‍ ‌ ‌​‌ ‍‌‌ ​​‌‍‌‌​ ‌‌ ​​‌‍​‌‌‍‌ ‌‍‌‌​ ‍ ‌ ​​‌‍​‌‌ ‌​‌‍‍​​ ‌‌‍​‍‌‍ ​‌‍ ‌‍​ ‌‍‍ ‌ ​ ​‍‌‌​ ‌‌‌​​‍‌‌ ‌‍‍ ‌‍‌‌‌ ‍‌​‍‌‌​ ​ ‌​‌​​‍‌‌​ ​ ‌​‌​​‍‌‌​ ​‍​ ​‍‌‍​‍​ ‌‍​ ‌​​ ​ ‌‍​‍​ ​‍‌‍‌​‌‍‌‌​‍ ‌‌‍‌​‌‍​‍‌‍​‍​ ​ ​‍ ‌​ ‌​‌‍‌​​ ‌‍​ ​ ​‍ ‌‌‍​‍​ ‍​​ ​‍​ ​​​‍ ‌‌‍‌‍​ ‌​​ ‌‍​ ​‍​ ​‍​ ‌ ‌‍‌​‌‍​‌​ ​​‌‍‌​​ ‍​​ ​ ​‍‌‌​ ​‍​ ​‍​‍‌‌​ ‌‌‌​‌​​‍ ‍‌‍​ ‌‍ ‌‍ ​‌ ‌‌‌‍ ‌‌‍ ‍‌ ​ ​‍‌‌​ ‌‌‌​​‍‌‌ ‌‍‍ ‌‍‌‌‌ ‍‌​‍‌‌​ ​ ‌​‌​​‍‌‌​ ​ ‌​‌​​‍‌‌​ ​‍​ ​‍​ ‌‌​ ‌‌‌‍‌​‌‍‌‌‌‍‌‌​ ‌ ​ ‌‍​ ‌​​ ​​​ ‍​‌‍‌‍‌‍​ ​‍‌‌​ ​‍​ ​‍​‍‌‌​ ‌‌‌​‌​​‍ ‍‌‍‍‌‌ ‌​‌‍‌‌‌‍ ‌‌ ​ ​‍‌‌​ ‌‌‌​​‍​ ​‍​ ​‌​‍‌‌​ ‌‌‌​‌​​ ‌‍​‍‌‍​‌‌ ​ ‌‍‌‌‌‌‌‌‌ ​‍‌‍ ​​ ‌‌‍‍​‌ ‌​‌ ‌​‌ ​​‌ ​ ​‍‌‌​ ​ ‌​​‌​‍‌‌​ ​‍‌​‌‍​‍‌‌​ ​‍‌​‌‍‌‍​ ‌‍ ‌‌ ​ ​‍ ‍‌‍​ ‌‍‌‌‌ ​‍‌ ‌‍‌‍‌‌‌ ​‍‌‍​‌​‍ ‍‌ ​ ‌‍‌‌​‍‌‍‌‍‍‌‌‍‌​​ ‌​ ‌‍​ ​‍​ ​‍‌‍​‌‌‍​ ‌‍‌‌​ ‌‍​ ‍‌​‍ ‌​ ​‍​ ​‍​ ​‌​ ‌​​‍ ‌​ ‌​‌‍‌‌​ ‍‌‌‍‌​​‍ ‌‌‍​‌​ ​‌​ ‌ ​ ‌‍​‍ ‌‌‍​‍​ ​‌​ ​‌​ ​ ‌‍​‍​ ‌ ​ ​​​ ​ ​ ​‌​ ‌‍​ ‌​‌‍‌‌​‍‌‍‌ ‌​‌ ‍‌‌ ​​‌‍‌‌​ ‌‌ ​​‌‍​‌‌‍‌ ‌‍‌‌​‍‌‍‌ ​​‌‍​‌‌ ‌​‌‍‍​​ ‌‌‍​‍‌‍ ​‌‍ ‌‍​ ‌‍‍ ‌ ​ ​‍‌‌​ ‌‌‌​​‍‌‌ ‌‍‍ ‌‍‌‌‌ ‍‌​‍‌‌​ ​ ‌​‌​​‍‌‌​ ​ ‌​‌​​‍‌‌​ ​‍​ ​‍‌‍​‍​ ‌‍​ ‌​​ ​ ‌‍​‍​ ​‍‌‍‌​‌‍‌‌​‍ ‌‌‍‌​‌‍​‍‌‍​‍​ ​ ​‍ ‌​ ‌​‌‍‌​​ ‌‍​ ​ ​‍ ‌‌‍​‍​ ‍​​ ​‍​ ​​​‍ ‌‌‍‌‍​ ‌​​ ‌‍​ ​‍​ ​‍​ ‌ ‌‍‌​‌‍​‌​ ​​‌‍‌​​ ‍​​ ​ ​‍‌‌​ ​‍​ ​‍​‍‌‌​ ‌‌‌​‌​​‍ ‍‌‍​ ‌‍ ‌‍ ​‌ ‌‌‌‍ ‌‌‍ ‍‌ ​ ​‍‌‌​ ‌‌‌​​‍‌‌ ‌‍‍ ‌‍‌‌‌ ‍‌​‍‌‌​ ​ ‌​‌​​‍‌‌​ ​ ‌​‌​​‍‌‌​ ​‍​ ​‍​ ‌‌​ ‌‌‌‍‌​‌‍‌‌‌‍‌‌​ ‌ ​ ‌‍​ ‌​​ ​​​ ‍​‌‍‌‍‌‍​ ​‍‌‌​ ​‍​ ​‍​‍‌‌​ ‌‌‌​‌​​‍ ‍‌‍‍‌‌ ‌​‌‍‌‌‌‍ ‌‌ ​ ​‍‌‌​ ‌‌‌​​‍​ ​‍​ ​‌​‍‌‌​ ‌‌‌​‌​​‍‌‍‌ ‌ ‌‍ ‌ ​‍‌‍‍ ‌ ​ ‌ ​​‌‍​‌‌‍​ ‌‍‌‌​ ‌‌ ​​‌ ​‍‌‍ ‌‍‌​‌ ‌‌‌‍​ ‌ ‌​‌‍‍‌‌‍ ‌‍ ‍​‍‌‍‌ ​​‌‍‌‌‌ ​‍‌ ​ ‌ ​​‌‍‌‌‌‍​ ‌ ‌​‌‍‍‌‌ ‌‍‌‍‌‌​ ‌‌ ​​‌ ‌‌‌‍​‍‌‍ ​‌‍‍‌‌ ​ ‌‍‍​‌‍‌‌‌‍‌​​‍​‍‌ ‌
Färska jordgubbar​​​​‌ ‍ ​‍​‍‌‍ ‌ ​‍‌‍‍‌‌‍‌ ‌‍‍‌‌‍ ‍​‍​‍​ ‍‍​‍​‍‌ ​ ‌‍​‌‌‍ ‍‌‍‍‌‌ ‌​‌ ‍‌​‍ ‍‌‍‍‌‌‍ ​‍​‍​‍ ​​‍​‍‌‍‍​‌ ​‍‌‍‌‌‌‍‌‍​‍​‍​ ‍‍​‍​‍‌‍‍​‌ ‌​‌ ‌​‌ ​​‌ ​ ​ ‍‍​‍ ​‍ ‌‍​ ‌‍ ‌‌ ​ ​‍ ‍‌‍​ ‌‍‌‌‌ ​‍‌ ‌‍‌‍‌‌‌ ​‍‌‍​‌​‍ ‍‌ ​ ‌‍‌‌​‍ ‌ ​​‌ ​‍‌‍ ‌‍‌​‌ ‌‌‌‍​ ‌ ‌​‌‍‍‌‌‍ ‌‍ ‍​‍ ‌‍‍‌‌‍ ‍‌ ‌​‌‍‌‌‌‍ ‍‌ ‌​​‍ ‌‍‌‌‌‍‌​‌‍‍‌‌ ‌​​‍ ‌‍ ‌‌‍ ‌‍‌​‌‍‌‌​ ‌‌ ​​‌ ​‍‌‍‌‌‌ ​ ‌‍‌‌‌‍ ‍‌ ‌​‌‍​‌‌ ‌​‌‍‍‌‌‍ ‌‍ ‍​ ‍ ‌‍‍‌‌‍‌​​ ‌​ ‌‍​ ​‍​ ​‍‌‍​‌‌‍​ ‌‍‌‌​ ‌‍​ ‍‌​‍ ‌​ ​‍​ ​‍​ ​‌​ ‌​​‍ ‌​ ‌​‌‍‌‌​ ‍‌‌‍‌​​‍ ‌‌‍​‌​ ​‌​ ‌ ​ ‌‍​‍ ‌‌‍​‍​ ​‌​ ​‌​ ​ ‌‍​‍​ ‌ ​ ​​​ ​ ​ ​‌​ ‌‍​ ‌​‌‍‌‌​ ‍ ‌ ‌​‌ ‍‌‌ ​​‌‍‌‌​ ‌‌ ​​‌‍​‌‌‍‌ ‌‍‌‌​ ‍ ‌ ​​‌‍​‌‌ ‌​‌‍‍​​ ‌‌‍​‍‌‍ ​‌‍ ‌‍​ ‌‍‍ ‌ ​ ​‍‌‌​ ‌‌‌​​‍‌‌ ‌‍‍ ‌‍‌‌‌ ‍‌​‍‌‌​ ​ ‌​‌​​‍‌‌​ ​ ‌​‌​​‍‌‌​ ​‍​ ​‍‌‍​‍​ ‌‍​ ‌​​ ​ ‌‍​‍​ ​‍‌‍‌​‌‍‌‌​‍ ‌‌‍‌​‌‍​‍‌‍​‍​ ​ ​‍ ‌​ ‌​‌‍‌​​ ‌‍​ ​ ​‍ ‌‌‍​‍​ ‍​​ ​‍​ ​​​‍ ‌‌‍‌‍​ ‌​​ ‌‍​ ​‍​ ​‍​ ‌ ‌‍‌​‌‍​‌​ ​​‌‍‌​​ ‍​​ ​ ​‍‌‌​ ​‍​ ​‍​‍‌‌​ ‌‌‌​‌​​‍ ‍‌‍​ ‌‍ ‌‍ ​‌ ‌‌‌‍ ‌‌‍ ‍‌ ​ ​‍‌‌​ ‌‌‌​​‍‌‌ ‌‍‍ ‌‍‌‌‌ ‍‌​‍‌‌​ ​ ‌​‌​​‍‌‌​ ​ ‌​‌​​‍‌‌​ ​‍​ ​‍​ ‌‌​ ‌‌‌‍‌​‌‍‌‌‌‍‌‌​ ‌ ​ ‌‍​ ‌​​ ​​​ ‍​‌‍‌‍‌‍​ ​‍‌‌​ ​‍​ ​‍​‍‌‌​ ‌‌‌​‌​​‍ ‍‌‍‍‌‌ ‌​‌‍‌‌‌‍ ‌‌ ​ ​‍‌‌​ ‌‌‌​​‍​ ​‍​ ​‍​‍‌‌​ ‌‌‌​‌​​ ‌‍​‍‌‍​‌‌ ​ ‌‍‌‌‌‌‌‌‌ ​‍‌‍ ​​ ‌‌‍‍​‌ ‌​‌ ‌​‌ ​​‌ ​ ​‍‌‌​ ​ ‌​​‌​‍‌‌​ ​‍‌​‌‍​‍‌‌​ ​‍‌​‌‍‌‍​ ‌‍ ‌‌ ​ ​‍ ‍‌‍​ ‌‍‌‌‌ ​‍‌ ‌‍‌‍‌‌‌ ​‍‌‍​‌​‍ ‍‌ ​ ‌‍‌‌​‍‌‍‌‍‍‌‌‍‌​​ ‌​ ‌‍​ ​‍​ ​‍‌‍​‌‌‍​ ‌‍‌‌​ ‌‍​ ‍‌​‍ ‌​ ​‍​ ​‍​ ​‌​ ‌​​‍ ‌​ ‌​‌‍‌‌​ ‍‌‌‍‌​​‍ ‌‌‍​‌​ ​‌​ ‌ ​ ‌‍​‍ ‌‌‍​‍​ ​‌​ ​‌​ ​ ‌‍​‍​ ‌ ​ ​​​ ​ ​ ​‌​ ‌‍​ ‌​‌‍‌‌​‍‌‍‌ ‌​‌ ‍‌‌ ​​‌‍‌‌​ ‌‌ ​​‌‍​‌‌‍‌ ‌‍‌‌​‍‌‍‌ ​​‌‍​‌‌ ‌​‌‍‍​​ ‌‌‍​‍‌‍ ​‌‍ ‌‍​ ‌‍‍ ‌ ​ ​‍‌‌​ ‌‌‌​​‍‌‌ ‌‍‍ ‌‍‌‌‌ ‍‌​‍‌‌​ ​ ‌​‌​​‍‌‌​ ​ ‌​‌​​‍‌‌​ ​‍​ ​‍‌‍​‍​ ‌‍​ ‌​​ ​ ‌‍​‍​ ​‍‌‍‌​‌‍‌‌​‍ ‌‌‍‌​‌‍​‍‌‍​‍​ ​ ​‍ ‌​ ‌​‌‍‌​​ ‌‍​ ​ ​‍ ‌‌‍​‍​ ‍​​ ​‍​ ​​​‍ ‌‌‍‌‍​ ‌​​ ‌‍​ ​‍​ ​‍​ ‌ ‌‍‌​‌‍​‌​ ​​‌‍‌​​ ‍​​ ​ ​‍‌‌​ ​‍​ ​‍​‍‌‌​ ‌‌‌​‌​​‍ ‍‌‍​ ‌‍ ‌‍ ​‌ ‌‌‌‍ ‌‌‍ ‍‌ ​ ​‍‌‌​ ‌‌‌​​‍‌‌ ‌‍‍ ‌‍‌‌‌ ‍‌​‍‌‌​ ​ ‌​‌​​‍‌‌​ ​ ‌​‌​​‍‌‌​ ​‍​ ​‍​ ‌‌​ ‌‌‌‍‌​‌‍‌‌‌‍‌‌​ ‌ ​ ‌‍​ ‌​​ ​​​ ‍​‌‍‌‍‌‍​ ​‍‌‌​ ​‍​ ​‍​‍‌‌​ ‌‌‌​‌​​‍ ‍‌‍‍‌‌ ‌​‌‍‌‌‌‍ ‌‌ ​ ​‍‌‌​ ‌‌‌​​‍​ ​‍​ ​‍​‍‌‌​ ‌‌‌​‌​​‍‌‍‌ ‌ ‌‍ ‌ ​‍‌‍‍ ‌ ​ ‌ ​​‌‍​‌‌‍​ ‌‍‌‌​ ‌‌ ​​‌ ​‍‌‍ ‌‍‌​‌ ‌‌‌‍​ ‌ ‌​‌‍‍‌‌‍ ‌‍ ‍​‍‌‍‌ ​​‌‍‌‌‌ ​‍‌ ​ ‌ ​​‌‍‌‌‌‍​ ‌ ‌​‌‍‍‌‌ ‌‍‌‍‌‌​ ‌‌ ​​‌ ‌‌‌‍​‍‌‍ ​‌‍‍‌‌ ​ ‌‍‍​‌‍‌‌‌‍‌​​‍​‍‌ ‌
Florsocker​​​​‌ ‍ ​‍​‍‌‍ ‌ ​‍‌‍‍‌‌‍‌ ‌‍‍‌‌‍ ‍​‍​‍​ ‍‍​‍​‍‌ ​ ‌‍​‌‌‍ ‍‌‍‍‌‌ ‌​‌ ‍‌​‍ ‍‌‍‍‌‌‍ ​‍​‍​‍ ​​‍​‍‌‍‍​‌ ​‍‌‍‌‌‌‍‌‍​‍​‍​ ‍‍​‍​‍‌‍‍​‌ ‌​‌ ‌​‌ ​​‌ ​ ​ ‍‍​‍ ​‍ ‌‍​ ‌‍ ‌‌ ​ ​‍ ‍‌‍​ ‌‍‌‌‌ ​‍‌ ‌‍‌‍‌‌‌ ​‍‌‍​‌​‍ ‍‌ ​ ‌‍‌‌​‍ ‌ ​​‌ ​‍‌‍ ‌‍‌​‌ ‌‌‌‍​ ‌ ‌​‌‍‍‌‌‍ ‌‍ ‍​‍ ‌‍‍‌‌‍ ‍‌ ‌​‌‍‌‌‌‍ ‍‌ ‌​​‍ ‌‍‌‌‌‍‌​‌‍‍‌‌ ‌​​‍ ‌‍ ‌‌‍ ‌‍‌​‌‍‌‌​ ‌‌ ​​‌ ​‍‌‍‌‌‌ ​ ‌‍‌‌‌‍ ‍‌ ‌​‌‍​‌‌ ‌​‌‍‍‌‌‍ ‌‍ ‍​ ‍ ‌‍‍‌‌‍‌​​ ‌​ ‌‍​ ​‍​ ​‍‌‍​‌‌‍​ ‌‍‌‌​ ‌‍​ ‍‌​‍ ‌​ ​‍​ ​‍​ ​‌​ ‌​​‍ ‌​ ‌​‌‍‌‌​ ‍‌‌‍‌​​‍ ‌‌‍​‌​ ​‌​ ‌ ​ ‌‍​‍ ‌‌‍​‍​ ​‌​ ​‌​ ​ ‌‍​‍​ ‌ ​ ​​​ ​ ​ ​‌​ ‌‍​ ‌​‌‍‌‌​ ‍ ‌ ‌​‌ ‍‌‌ ​​‌‍‌‌​ ‌‌ ​​‌‍​‌‌‍‌ ‌‍‌‌​ ‍ ‌ ​​‌‍​‌‌ ‌​‌‍‍​​ ‌‌‍​‍‌‍ ​‌‍ ‌‍​ ‌‍‍ ‌ ​ ​‍‌‌​ ‌‌‌​​‍‌‌ ‌‍‍ ‌‍‌‌‌ ‍‌​‍‌‌​ ​ ‌​‌​​‍‌‌​ ​ ‌​‌​​‍‌‌​ ​‍​ ​‍‌‍​‍​ ‌‍​ ‌​​ ​ ‌‍​‍​ ​‍‌‍‌​‌‍‌‌​‍ ‌‌‍‌​‌‍​‍‌‍​‍​ ​ ​‍ ‌​ ‌​‌‍‌​​ ‌‍​ ​ ​‍ ‌‌‍​‍​ ‍​​ ​‍​ ​​​‍ ‌‌‍‌‍​ ‌​​ ‌‍​ ​‍​ ​‍​ ‌ ‌‍‌​‌‍​‌​ ​​‌‍‌​​ ‍​​ ​ ​‍‌‌​ ​‍​ ​‍​‍‌‌​ ‌‌‌​‌​​‍ ‍‌‍​ ‌‍ ‌‍ ​‌ ‌‌‌‍ ‌‌‍ ‍‌ ​ ​‍‌‌​ ‌‌‌​​‍‌‌ ‌‍‍ ‌‍‌‌‌ ‍‌​‍‌‌​ ​ ‌​‌​​‍‌‌​ ​ ‌​‌​​‍‌‌​ ​‍​ ​‍​ ‌‌​ ‌‌‌‍‌​‌‍‌‌‌‍‌‌​ ‌ ​ ‌‍​ ‌​​ ​​​ ‍​‌‍‌‍‌‍​ ​‍‌‌​ ​‍​ ​‍​‍‌‌​ ‌‌‌​‌​​‍ ‍‌‍‍‌‌ ‌​‌‍‌‌‌‍ ‌‌ ​ ​‍‌‌​ ‌‌‌​​‍​ ​‍​ ​ ​‍‌‌​ ‌‌‌​‌​​ ‌‍​‍‌‍​‌‌ ​ ‌‍‌‌‌‌‌‌‌ ​‍‌‍ ​​ ‌‌‍‍​‌ ‌​‌ ‌​‌ ​​‌ ​ ​‍‌‌​ ​ ‌​​‌​‍‌‌​ ​‍‌​‌‍​‍‌‌​ ​‍‌​‌‍‌‍​ ‌‍ ‌‌ ​ ​‍ ‍‌‍​ ‌‍‌‌‌ ​‍‌ ‌‍‌‍‌‌‌ ​‍‌‍​‌​‍ ‍‌ ​ ‌‍‌‌​‍‌‍‌‍‍‌‌‍‌​​ ‌​ ‌‍​ ​‍​ ​‍‌‍​‌‌‍​ ‌‍‌‌​ ‌‍​ ‍‌​‍ ‌​ ​‍​ ​‍​ ​‌​ ‌​​‍ ‌​ ‌​‌‍‌‌​ ‍‌‌‍‌​​‍ ‌‌‍​‌​ ​‌​ ‌ ​ ‌‍​‍ ‌‌‍​‍​ ​‌​ ​‌​ ​ ‌‍​‍​ ‌ ​ ​​​ ​ ​ ​‌​ ‌‍​ ‌​‌‍‌‌​‍‌‍‌ ‌​‌ ‍‌‌ ​​‌‍‌‌​ ‌‌ ​​‌‍​‌‌‍‌ ‌‍‌‌​‍‌‍‌ ​​‌‍​‌‌ ‌​‌‍‍​​ ‌‌‍​‍‌‍ ​‌‍ ‌‍​ ‌‍‍ ‌ ​ ​‍‌‌​ ‌‌‌​​‍‌‌ ‌‍‍ ‌‍‌‌‌ ‍‌​‍‌‌​ ​ ‌​‌​​‍‌‌​ ​ ‌​‌​​‍‌‌​ ​‍​ ​‍‌‍​‍​ ‌‍​ ‌​​ ​ ‌‍​‍​ ​‍‌‍‌​‌‍‌‌​‍ ‌‌‍‌​‌‍​‍‌‍​‍​ ​ ​‍ ‌​ ‌​‌‍‌​​ ‌‍​ ​ ​‍ ‌‌‍​‍​ ‍​​ ​‍​ ​​​‍ ‌‌‍‌‍​ ‌​​ ‌‍​ ​‍​ ​‍​ ‌ ‌‍‌​‌‍​‌​ ​​‌‍‌​​ ‍​​ ​ ​‍‌‌​ ​‍​ ​‍​‍‌‌​ ‌‌‌​‌​​‍ ‍‌‍​ ‌‍ ‌‍ ​‌ ‌‌‌‍ ‌‌‍ ‍‌ ​ ​‍‌‌​ ‌‌‌​​‍‌‌ ‌‍‍ ‌‍‌‌‌ ‍‌​‍‌‌​ ​ ‌​‌​​‍‌‌​ ​ ‌​‌​​‍‌‌​ ​‍​ ​‍​ ‌‌​ ‌‌‌‍‌​‌‍‌‌‌‍‌‌​ ‌ ​ ‌‍​ ‌​​ ​​​ ‍​‌‍‌‍‌‍​ ​‍‌‌​ ​‍​ ​‍​‍‌‌​ ‌‌‌​‌​​‍ ‍‌‍‍‌‌ ‌​‌‍‌‌‌‍ ‌‌ ​ ​‍‌‌​ ‌‌‌​​‍​ ​‍​ ​ ​‍‌‌​ ‌‌‌​‌​​‍‌‍‌ ‌ ‌‍ ‌ ​‍‌‍‍ ‌ ​ ‌ ​​‌‍​‌‌‍​ ‌‍‌‌​ ‌‌ ​​‌ ​‍‌‍ ‌‍‌​‌ ‌‌‌‍​ ‌ ‌​‌‍‍‌‌‍ ‌‍ ‍​‍‌‍‌ ​​‌‍‌‌‌ ​‍‌ ​ ‌ ​​‌‍‌‌‌‍​ ‌ ‌​‌‍‍‌‌ ‌‍‌‍‌‌​ ‌‌ ​​‌ ‌‌‌‍​‍‌‍ ​‌‍‍‌‌ ​ ‌‍‍​‌‍‌‌‌‍‌​​‍​‍‌ ‌
Gör så här
1. Sätt ugnen på 175 grader.
Cheesecakefyllning
2. Rör samman färskost, florsocker och äggula till en jämn smet. Hacka jordgubbarna fint och blanda med
cheesecakekrämen. Ställ åt sidan.
Sockerkaka
3. Sikta ner alla de torra ingredienserna i en bunke.
4. Vispa försiktigt ihop mjölk, ägg, olja och citronskal i en annan bunke.